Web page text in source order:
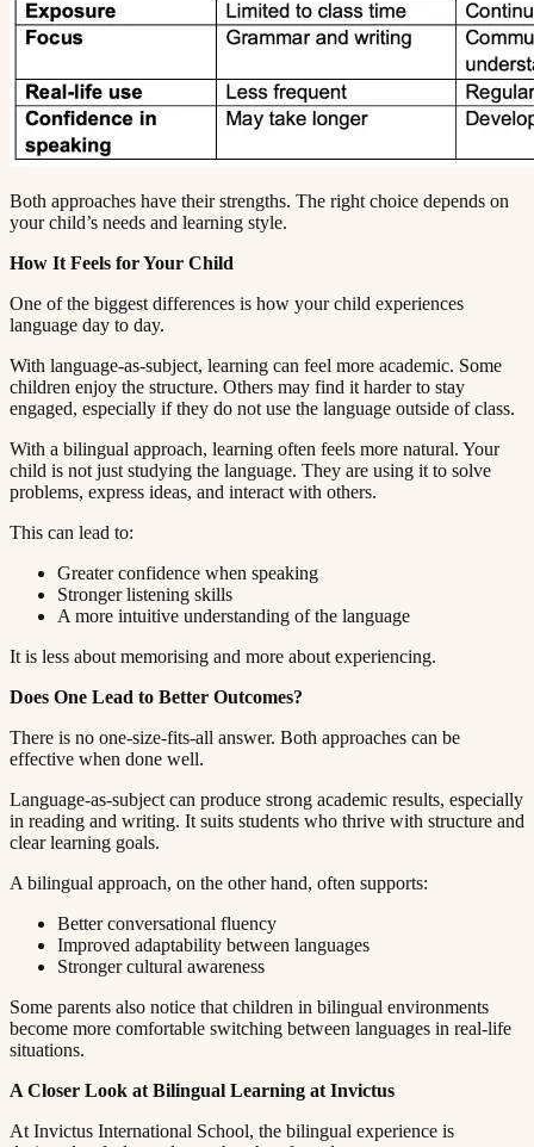
Both approaches have their strengths. The right choice depends on
your child’s needs and learning style.​​​​‌ ‍ ​‍​‍‌‍ ‌ ​‍‌‍‍‌‌‍‌ ‌‍‍‌‌‍ ‍​‍​‍​ ‍‍​‍​‍‌ ​ ‌‍​‌‌‍ ‍‌‍‍‌‌ ‌​‌ ‍‌​‍ ‍‌‍‍‌‌‍ ​‍​‍​‍ ​​‍​‍‌‍‍​‌ ​‍‌‍‌‌‌‍‌‍​‍​‍​ ‍‍​‍​‍​‍ ‌ ​ ‌ ‌​‌ ‌‌‌‍‌​‌‍‍‌‌‍ ​‍ ‌‍‍‌‌‍ ‍‌ ‌​‌‍‌‌‌‍ ‍‌ ‌​​‍ ‌‍‌‌‌‍‌​‌‍‍‌‌ ‌​​‍ ‌‍ ‌‌‍ ‌‍‌​‌‍‌‌​ ‌‌ ​​‌ ​‍‌‍‌‌‌ ​ ‌‍‌‌‌‍ ‍‌ ‌​‌‍​‌‌ ‌​‌‍‍‌‌‍ ‌‍ ‍​ ‍ ‌‍‍‌‌‍‌​​ ‌​ ‍​‌‍​‍​ ‌‍‌‍‌​​ ‌​​ ‍‌‌‍‌‌​ ‍‌​‍ ‌​ ​ ​ ‌​‌‍‌​‌‍‌​​‍ ‌​ ‌​​ ​‍​ ​ ​ ‌‍​‍ ‌​ ‍‌​ ​‍‌‍‌​​ ​‌​‍ ‌‌‍‌‌​ ​​‌‍‌‍​ ​‌‌‍‌‌​ ‍‌​ ‌‌​ ‌​‌‍​‍‌‍‌‍‌‍‌​​ ​‌​ ‍ ‌ ‌​‌ ‍‌‌ ​​‌‍‌‌​ ‌‌‍ ‍‌‍‌‌‌ ‌ ‌ ​ ​ ‍ ‌ ​​‌‍​‌‌ ‌​‌‍‍​​ ‌‌‍​ ‌‍ ‌‍ ‍‌ ‌​‌‍‌‌‌‍ ‍‌ ‌​​‍‌‌​ ‌‌‌​​‍‌‌ ‌‍‍ ‌‍‌‌‌ ‍‌​‍‌‌​ ​ ‌​‌​​‍‌‌​ ​ ‌​‌​​‍‌‌​ ​‍​ ​‍​ ​‌​ ‌‍‌‍​‌‌‍​‌​ ‍​​ ​​‌‍​‌‌‍‌‍‌‍​‌​ ‌ ‌‍​‌‌‍​‍​‍‌‌​ ​‍​ ​‍​‍‌‌​ ‌‌‌​‌​​‍ ‍‌‍​ ‌‍‍​‌‍‍‌‌‍ ​‌‍‌​‌ ​‍‌‍‌‌‌‍ ‍​‍‌‌​ ‌‌‌​​‍‌‌ ‌‍‍ ‌‍‌‌‌ ‍‌​‍‌‌​ ​ ‌​‌​​‍‌‌​ ​ ‌​‌​​‍‌‌​ ​‍​ ​‍​ ‌ ​ ‍​‌‍​‌‌‍​‍‌‍​ ​ ‌​‌‍​‍​ ‌‌‌‍‌‍​ ​‍​ ​​​ ‍‌​‍‌‌​ ​‍​ ​‍​‍‌‌​ ‌‌‌​‌​​‍ ‍‌ ‌​‌‍‌‌‌ ‍​‌ ‌​​ ‌‍​‍‌‍​‌‌ ​ ‌‍‌‌‌‌‌‌‌ ​‍‌‍ ​​ ‌​‍‌‌​ ​‍‌​‌‍‌ ​ ‌ ‌​‌ ‌‌‌‍‌​‌‍‍‌‌‍ ​‍‌‍‌‍‍‌‌‍‌​​ ‌​ ‍​‌‍​‍​ ‌‍‌‍‌​​ ‌​​ ‍‌‌‍‌‌​ ‍‌​‍ ‌​ ​ ​ ‌​‌‍‌​‌‍‌​​‍ ‌​ ‌​​ ​‍​ ​ ​ ‌‍​‍ ‌​ ‍‌​ ​‍‌‍‌​​ ​‌​‍ ‌‌‍‌‌​ ​​‌‍‌‍​ ​‌‌‍‌‌​ ‍‌​ ‌‌​ ‌​‌‍​‍‌‍‌‍‌‍‌​​ ​‌​‍‌‍‌ ‌​‌ ‍‌‌ ​​‌‍‌‌​ ‌‌‍ ‍‌‍‌‌‌ ‌ ‌ ​ ​‍‌‍‌ ​​‌‍​‌‌ ‌​‌‍‍​​ ‌‌‍​ ‌‍ ‌‍ ‍‌ ‌​‌‍‌‌‌‍ ‍‌ ‌​​‍‌‌​ ‌‌‌​​‍‌‌ ‌‍‍ ‌‍‌‌‌ ‍‌​‍‌‌​ ​ ‌​‌​​‍‌‌​ ​ ‌​‌​​‍‌‌​ ​‍​ ​‍​ ​‌​ ‌‍‌‍​‌‌‍​‌​ ‍​​ ​​‌‍​‌‌‍‌‍‌‍​‌​ ‌ ‌‍​‌‌‍​‍​‍‌‌​ ​‍​ ​‍​‍‌‌​ ‌‌‌​‌​​‍ ‍‌‍​ ‌‍‍​‌‍‍‌‌‍ ​‌‍‌​‌ ​‍‌‍‌‌‌‍ ‍​‍‌‌​ ‌‌‌​​‍‌‌ ‌‍‍ ‌‍‌‌‌ ‍‌​‍‌‌​ ​ ‌​‌​​‍‌‌​ ​ ‌​‌​​‍‌‌​ ​‍​ ​‍​ ‌ ​ ‍​‌‍​‌‌‍​‍‌‍​ ​ ‌​‌‍​‍​ ‌‌‌‍‌‍​ ​‍​ ​​​ ‍‌​‍‌‌​ ​‍​ ​‍​‍‌‌​ ‌‌‌​‌​​‍ ‍‌ ‌​‌‍‌‌‌ ‍​‌ ‌​​‍‌‍‌ ​​‌‍‌‌‌ ​‍‌ ​ ‌ ​​‌‍‌‌‌‍​ ‌ ‌​‌‍‍‌‌ ‌‍‌‍‌‌​ ‌‌ ​​‌ ‌‌‌‍​‍‌‍ ​‌‍‍‌‌ ​ ‌‍‍​‌‍‌‌‌‍‌​​‍​‍‌ ‌
How It Feels for Your Child​​​​‌ ‍ ​‍​‍‌‍ ‌ ​‍‌‍‍‌‌‍‌ ‌‍‍‌‌‍ ‍​‍​‍​ ‍‍​‍​‍‌ ​ ‌‍​‌‌‍ ‍‌‍‍‌‌ ‌​‌ ‍‌​‍ ‍‌‍‍‌‌‍ ​‍​‍​‍ ​​‍​‍‌‍‍​‌ ​‍‌‍‌‌‌‍‌‍​‍​‍​ ‍‍​‍​‍​‍ ‌ ​ ‌ ‌​‌ ‌‌‌‍‌​‌‍‍‌‌‍ ​‍ ‌‍‍‌‌‍ ‍‌ ‌​‌‍‌‌‌‍ ‍‌ ‌​​‍ ‌‍‌‌‌‍‌​‌‍‍‌‌ ‌​​‍ ‌‍ ‌‌‍ ‌‍‌​‌‍‌‌​ ‌‌ ​​‌ ​‍‌‍‌‌‌ ​ ‌‍‌‌‌‍ ‍‌ ‌​‌‍​‌‌ ‌​‌‍‍‌‌‍ ‌‍ ‍​ ‍ ‌‍‍‌‌‍‌​​ ‌​ ‍​‌‍​‍​ ‌‍‌‍‌​​ ‌​​ ‍‌‌‍‌‌​ ‍‌​‍ ‌​ ​ ​ ‌​‌‍‌​‌‍‌​​‍ ‌​ ‌​​ ​‍​ ​ ​ ‌‍​‍ ‌​ ‍‌​ ​‍‌‍‌​​ ​‌​‍ ‌‌‍‌‌​ ​​‌‍‌‍​ ​‌‌‍‌‌​ ‍‌​ ‌‌​ ‌​‌‍​‍‌‍‌‍‌‍‌​​ ​‌​ ‍ ‌ ‌​‌ ‍‌‌ ​​‌‍‌‌​ ‌‌‍ ‍‌‍‌‌‌ ‌ ‌ ​ ​ ‍ ‌ ​​‌‍​‌‌ ‌​‌‍‍​​ ‌‌‍​ ‌‍ ‌‍ ‍‌ ‌​‌‍‌‌‌‍ ‍‌ ‌​​‍‌‌​ ‌‌‌​​‍‌‌ ‌‍‍ ‌‍‌‌‌ ‍‌​‍‌‌​ ​ ‌​‌​​‍‌‌​ ​ ‌​‌​​‍‌‌​ ​‍​ ​‍​ ​ ‌‍‌​‌‍‌​‌‍‌‌‌‍​‍‌‍‌‍‌‍​ ​ ​ ​ ​‍​ ​‌​ ​‌​ ​​​‍‌‌​ ​‍​ ​‍​‍‌‌​ ‌‌‌​‌​​‍ ‍‌‍​ ‌‍‍​‌‍‍‌‌‍ ​‌‍‌​‌ ​‍‌‍‌‌‌‍ ‍​‍‌‌​ ‌‌‌​​‍‌‌ ‌‍‍ ‌‍‌‌‌ ‍‌​‍‌‌​ ​ ‌​‌​​‍‌‌​ ​ ‌​‌​​‍‌‌​ ​‍​ ​‍‌‍​‍​ ‌​​ ​ ‌‍‌‍‌‍‌‍​ ‍‌​ ​​‌‍​‍​ ‌‍​ ‍‌‌‍​‍‌‍‌‍​‍‌‌​ ​‍​ ​‍​‍‌‌​ ‌‌‌​‌​​‍ ‍‌ ‌​‌‍‌‌‌ ‍​‌ ‌​​ ‌‍​‍‌‍​‌‌ ​ ‌‍‌‌‌‌‌‌‌ ​‍‌‍ ​​ ‌​‍‌‌​ ​‍‌​‌‍‌ ​ ‌ ‌​‌ ‌‌‌‍‌​‌‍‍‌‌‍ ​‍‌‍‌‍‍‌‌‍‌​​ ‌​ ‍​‌‍​‍​ ‌‍‌‍‌​​ ‌​​ ‍‌‌‍‌‌​ ‍‌​‍ ‌​ ​ ​ ‌​‌‍‌​‌‍‌​​‍ ‌​ ‌​​ ​‍​ ​ ​ ‌‍​‍ ‌​ ‍‌​ ​‍‌‍‌​​ ​‌​‍ ‌‌‍‌‌​ ​​‌‍‌‍​ ​‌‌‍‌‌​ ‍‌​ ‌‌​ ‌​‌‍​‍‌‍‌‍‌‍‌​​ ​‌​‍‌‍‌ ‌​‌ ‍‌‌ ​​‌‍‌‌​ ‌‌‍ ‍‌‍‌‌‌ ‌ ‌ ​ ​‍‌‍‌ ​​‌‍​‌‌ ‌​‌‍‍​​ ‌‌‍​ ‌‍ ‌‍ ‍‌ ‌​‌‍‌‌‌‍ ‍‌ ‌​​‍‌‌​ ‌‌‌​​‍‌‌ ‌‍‍ ‌‍‌‌‌ ‍‌​‍‌‌​ ​ ‌​‌​​‍‌‌​ ​ ‌​‌​​‍‌‌​ ​‍​ ​‍​ ​ ‌‍‌​‌‍‌​‌‍‌‌‌‍​‍‌‍‌‍‌‍​ ​ ​ ​ ​‍​ ​‌​ ​‌​ ​​​‍‌‌​ ​‍​ ​‍​‍‌‌​ ‌‌‌​‌​​‍ ‍‌‍​ ‌‍‍​‌‍‍‌‌‍ ​‌‍‌​‌ ​‍‌‍‌‌‌‍ ‍​‍‌‌​ ‌‌‌​​‍‌‌ ‌‍‍ ‌‍‌‌‌ ‍‌​‍‌‌​ ​ ‌​‌​​‍‌‌​ ​ ‌​‌​​‍‌‌​ ​‍​ ​‍‌‍​‍​ ‌​​ ​ ‌‍‌‍‌‍‌‍​ ‍‌​ ​​‌‍​‍​ ‌‍​ ‍‌‌‍​‍‌‍‌‍​‍‌‌​ ​‍​ ​‍​‍‌‌​ ‌‌‌​‌​​‍ ‍‌ ‌​‌‍‌‌‌ ‍​‌ ‌​​‍‌‍‌ ​​‌‍‌‌‌ ​‍‌ ​ ‌ ​​‌‍‌‌‌‍​ ‌ ‌​‌‍‍‌‌ ‌‍‌‍‌‌​ ‌‌ ​​‌ ‌‌‌‍​‍‌‍ ​‌‍‍‌‌ ​ ‌‍‍​‌‍‌‌‌‍‌​​‍​‍‌ ‌
One of the biggest differences is how your child experiences
language day to day.​​​​‌ ‍ ​‍​‍‌‍ ‌ ​‍‌‍‍‌‌‍‌ ‌‍‍‌‌‍ ‍​‍​‍​ ‍‍​‍​‍‌ ​ ‌‍​‌‌‍ ‍‌‍‍‌‌ ‌​‌ ‍‌​‍ ‍‌‍‍‌‌‍ ​‍​‍​‍ ​​‍​‍‌‍‍​‌ ​‍‌‍‌‌‌‍‌‍​‍​‍​ ‍‍​‍​‍​‍ ‌ ​ ‌ ‌​‌ ‌‌‌‍‌​‌‍‍‌‌‍ ​‍ ‌‍‍‌‌‍ ‍‌ ‌​‌‍‌‌‌‍ ‍‌ ‌​​‍ ‌‍‌‌‌‍‌​‌‍‍‌‌ ‌​​‍ ‌‍ ‌‌‍ ‌‍‌​‌‍‌‌​ ‌‌ ​​‌ ​‍‌‍‌‌‌ ​ ‌‍‌‌‌‍ ‍‌ ‌​‌‍​‌‌ ‌​‌‍‍‌‌‍ ‌‍ ‍​ ‍ ‌‍‍‌‌‍‌​​ ‌​ ‍​‌‍​‍​ ‌‍‌‍‌​​ ‌​​ ‍‌‌‍‌‌​ ‍‌​‍ ‌​ ​ ​ ‌​‌‍‌​‌‍‌​​‍ ‌​ ‌​​ ​‍​ ​ ​ ‌‍​‍ ‌​ ‍‌​ ​‍‌‍‌​​ ​‌​‍ ‌‌‍‌‌​ ​​‌‍‌‍​ ​‌‌‍‌‌​ ‍‌​ ‌‌​ ‌​‌‍​‍‌‍‌‍‌‍‌​​ ​‌​ ‍ ‌ ‌​‌ ‍‌‌ ​​‌‍‌‌​ ‌‌‍ ‍‌‍‌‌‌ ‌ ‌ ​ ​ ‍ ‌ ​​‌‍​‌‌ ‌​‌‍‍​​ ‌‌‍​ ‌‍ ‌‍ ‍‌ ‌​‌‍‌‌‌‍ ‍‌ ‌​​‍‌‌​ ‌‌‌​​‍‌‌ ‌‍‍ ‌‍‌‌‌ ‍‌​‍‌‌​ ​ ‌​‌​​‍‌‌​ ​ ‌​‌​​‍‌‌​ ​‍​ ​‍‌‍‌‌‌‍‌‍​ ​‌​ ‌ ​ ​‍​ ‌​‌‍‌‍‌‍​‍‌‍‌​​ ‌‍​ ​ ​ ‌​​‍‌‌​ ​‍​ ​‍​‍‌‌​ ‌‌‌​‌​​‍ ‍‌‍​ ‌‍‍​‌‍‍‌‌‍ ​‌‍‌​‌ ​‍‌‍‌‌‌‍ ‍​‍‌‌​ ‌‌‌​​‍‌‌ ‌‍‍ ‌‍‌‌‌ ‍‌​‍‌‌​ ​ ‌​‌​​‍‌‌​ ​ ‌​‌​​‍‌‌​ ​‍​ ​‍​ ‌ ​ ​‌​ ‌​​ ‌‌‌‍​‍​ ‌​​ ‍​​ ​‍​ ​​​ ​‍‌‍‌​‌‍‌‍​‍‌‌​ ​‍​ ​‍​‍‌‌​ ‌‌‌​‌​​‍ ‍‌ ‌​‌‍‌‌‌ ‍​‌ ‌​​ ‌‍​‍‌‍​‌‌ ​ ‌‍‌‌‌‌‌‌‌ ​‍‌‍ ​​ ‌​‍‌‌​ ​‍‌​‌‍‌ ​ ‌ ‌​‌ ‌‌‌‍‌​‌‍‍‌‌‍ ​‍‌‍‌‍‍‌‌‍‌​​ ‌​ ‍​‌‍​‍​ ‌‍‌‍‌​​ ‌​​ ‍‌‌‍‌‌​ ‍‌​‍ ‌​ ​ ​ ‌​‌‍‌​‌‍‌​​‍ ‌​ ‌​​ ​‍​ ​ ​ ‌‍​‍ ‌​ ‍‌​ ​‍‌‍‌​​ ​‌​‍ ‌‌‍‌‌​ ​​‌‍‌‍​ ​‌‌‍‌‌​ ‍‌​ ‌‌​ ‌​‌‍​‍‌‍‌‍‌‍‌​​ ​‌​‍‌‍‌ ‌​‌ ‍‌‌ ​​‌‍‌‌​ ‌‌‍ ‍‌‍‌‌‌ ‌ ‌ ​ ​‍‌‍‌ ​​‌‍​‌‌ ‌​‌‍‍​​ ‌‌‍​ ‌‍ ‌‍ ‍‌ ‌​‌‍‌‌‌‍ ‍‌ ‌​​‍‌‌​ ‌‌‌​​‍‌‌ ‌‍‍ ‌‍‌‌‌ ‍‌​‍‌‌​ ​ ‌​‌​​‍‌‌​ ​ ‌​‌​​‍‌‌​ ​‍​ ​‍‌‍‌‌‌‍‌‍​ ​‌​ ‌ ​ ​‍​ ‌​‌‍‌‍‌‍​‍‌‍‌​​ ‌‍​ ​ ​ ‌​​‍‌‌​ ​‍​ ​‍​‍‌‌​ ‌‌‌​‌​​‍ ‍‌‍​ ‌‍‍​‌‍‍‌‌‍ ​‌‍‌​‌ ​‍‌‍‌‌‌‍ ‍​‍‌‌​ ‌‌‌​​‍‌‌ ‌‍‍ ‌‍‌‌‌ ‍‌​‍‌‌​ ​ ‌​‌​​‍‌‌​ ​ ‌​‌​​‍‌‌​ ​‍​ ​‍​ ‌ ​ ​‌​ ‌​​ ‌‌‌‍​‍​ ‌​​ ‍​​ ​‍​ ​​​ ​‍‌‍‌​‌‍‌‍​‍‌‌​ ​‍​ ​‍​‍‌‌​ ‌‌‌​‌​​‍ ‍‌ ‌​‌‍‌‌‌ ‍​‌ ‌​​‍‌‍‌ ​​‌‍‌‌‌ ​‍‌ ​ ‌ ​​‌‍‌‌‌‍​ ‌ ‌​‌‍‍‌‌ ‌‍‌‍‌‌​ ‌‌ ​​‌ ‌‌‌‍​‍‌‍ ​‌‍‍‌‌ ​ ‌‍‍​‌‍‌‌‌‍‌​​‍​‍‌ ‌
With language-as-subject, learning can feel more academic. Some
children enjoy the structure. Others may find it harder to stay
engaged, especially if they do not use the language outside of class.​​​​‌ ‍ ​‍​‍‌‍ ‌ ​‍‌‍‍‌‌‍‌ ‌‍‍‌‌‍ ‍​‍​‍​ ‍‍​‍​‍‌ ​ ‌‍​‌‌‍ ‍‌‍‍‌‌ ‌​‌ ‍‌​‍ ‍‌‍‍‌‌‍ ​‍​‍​‍ ​​‍​‍‌‍‍​‌ ​‍‌‍‌‌‌‍‌‍​‍​‍​ ‍‍​‍​‍​‍ ‌ ​ ‌ ‌​‌ ‌‌‌‍‌​‌‍‍‌‌‍ ​‍ ‌‍‍‌‌‍ ‍‌ ‌​‌‍‌‌‌‍ ‍‌ ‌​​‍ ‌‍‌‌‌‍‌​‌‍‍‌‌ ‌​​‍ ‌‍ ‌‌‍ ‌‍‌​‌‍‌‌​ ‌‌ ​​‌ ​‍‌‍‌‌‌ ​ ‌‍‌‌‌‍ ‍‌ ‌​‌‍​‌‌ ‌​‌‍‍‌‌‍ ‌‍ ‍​ ‍ ‌‍‍‌‌‍‌​​ ‌​ ‍​‌‍​‍​ ‌‍‌‍‌​​ ‌​​ ‍‌‌‍‌‌​ ‍‌​‍ ‌​ ​ ​ ‌​‌‍‌​‌‍‌​​‍ ‌​ ‌​​ ​‍​ ​ ​ ‌‍​‍ ‌​ ‍‌​ ​‍‌‍‌​​ ​‌​‍ ‌‌‍‌‌​ ​​‌‍‌‍​ ​‌‌‍‌‌​ ‍‌​ ‌‌​ ‌​‌‍​‍‌‍‌‍‌‍‌​​ ​‌​ ‍ ‌ ‌​‌ ‍‌‌ ​​‌‍‌‌​ ‌‌‍ ‍‌‍‌‌‌ ‌ ‌ ​ ​ ‍ ‌ ​​‌‍​‌‌ ‌​‌‍‍​​ ‌‌‍​ ‌‍ ‌‍ ‍‌ ‌​‌‍‌‌‌‍ ‍‌ ‌​​‍‌‌​ ‌‌‌​​‍‌‌ ‌‍‍ ‌‍‌‌‌ ‍‌​‍‌‌​ ​ ‌​‌​​‍‌‌​ ​ ‌​‌​​‍‌‌​ ​‍​ ​‍‌‍​ ‌‍‌‍​ ‌ ​ ‍​​ ​ ​ ‌‍​ ​​‌‍‌‌​ ‌​‌‍​‌‌‍​‌​ ​​​‍‌‌​ ​‍​ ​‍​‍‌‌​ ‌‌‌​‌​​‍ ‍‌‍​ ‌‍‍​‌‍‍‌‌‍ ​‌‍‌​‌ ​‍‌‍‌‌‌‍ ‍​‍‌‌​ ‌‌‌​​‍‌‌ ‌‍‍ ‌‍‌‌‌ ‍‌​‍‌‌​ ​ ‌​‌​​‍‌‌​ ​ ‌​‌​​‍‌‌​ ​‍​ ​‍​ ​‌‌‍‌‌‌‍​‌​ ​​‌‍​ ​ ​‌‌‍‌‌​ ​ ​ ‌​​ ‌ ​ ‍​​ ‌​​‍‌‌​ ​‍​ ​‍​‍‌‌​ ‌‌‌​‌​​‍ ‍‌ ‌​‌‍‌‌‌ ‍​‌ ‌​​ ‌‍​‍‌‍​‌‌ ​ ‌‍‌‌‌‌‌‌‌ ​‍‌‍ ​​ ‌​‍‌‌​ ​‍‌​‌‍‌ ​ ‌ ‌​‌ ‌‌‌‍‌​‌‍‍‌‌‍ ​‍‌‍‌‍‍‌‌‍‌​​ ‌​ ‍​‌‍​‍​ ‌‍‌‍‌​​ ‌​​ ‍‌‌‍‌‌​ ‍‌​‍ ‌​ ​ ​ ‌​‌‍‌​‌‍‌​​‍ ‌​ ‌​​ ​‍​ ​ ​ ‌‍​‍ ‌​ ‍‌​ ​‍‌‍‌​​ ​‌​‍ ‌‌‍‌‌​ ​​‌‍‌‍​ ​‌‌‍‌‌​ ‍‌​ ‌‌​ ‌​‌‍​‍‌‍‌‍‌‍‌​​ ​‌​‍‌‍‌ ‌​‌ ‍‌‌ ​​‌‍‌‌​ ‌‌‍ ‍‌‍‌‌‌ ‌ ‌ ​ ​‍‌‍‌ ​​‌‍​‌‌ ‌​‌‍‍​​ ‌‌‍​ ‌‍ ‌‍ ‍‌ ‌​‌‍‌‌‌‍ ‍‌ ‌​​‍‌‌​ ‌‌‌​​‍‌‌ ‌‍‍ ‌‍‌‌‌ ‍‌​‍‌‌​ ​ ‌​‌​​‍‌‌​ ​ ‌​‌​​‍‌‌​ ​‍​ ​‍‌‍​ ‌‍‌‍​ ‌ ​ ‍​​ ​ ​ ‌‍​ ​​‌‍‌‌​ ‌​‌‍​‌‌‍​‌​ ​​​‍‌‌​ ​‍​ ​‍​‍‌‌​ ‌‌‌​‌​​‍ ‍‌‍​ ‌‍‍​‌‍‍‌‌‍ ​‌‍‌​‌ ​‍‌‍‌‌‌‍ ‍​‍‌‌​ ‌‌‌​​‍‌‌ ‌‍‍ ‌‍‌‌‌ ‍‌​‍‌‌​ ​ ‌​‌​​‍‌‌​ ​ ‌​‌​​‍‌‌​ ​‍​ ​‍​ ​‌‌‍‌‌‌‍​‌​ ​​‌‍​ ​ ​‌‌‍‌‌​ ​ ​ ‌​​ ‌ ​ ‍​​ ‌​​‍‌‌​ ​‍​ ​‍​‍‌‌​ ‌‌‌​‌​​‍ ‍‌ ‌​‌‍‌‌‌ ‍​‌ ‌​​‍‌‍‌ ​​‌‍‌‌‌ ​‍‌ ​ ‌ ​​‌‍‌‌‌‍​ ‌ ‌​‌‍‍‌‌ ‌‍‌‍‌‌​ ‌‌ ​​‌ ‌‌‌‍​‍‌‍ ​‌‍‍‌‌ ​ ‌‍‍​‌‍‌‌‌‍‌​​‍​‍‌ ‌
With a bilingual approach, learning often feels more natural. Your
child is not just studying the language. They are using it to solve
problems, express ideas, and interact with others.​​​​‌ ‍ ​‍​‍‌‍ ‌ ​‍‌‍‍‌‌‍‌ ‌‍‍‌‌‍ ‍​‍​‍​ ‍‍​‍​‍‌ ​ ‌‍​‌‌‍ ‍‌‍‍‌‌ ‌​‌ ‍‌​‍ ‍‌‍‍‌‌‍ ​‍​‍​‍ ​​‍​‍‌‍‍​‌ ​‍‌‍‌‌‌‍‌‍​‍​‍​ ‍‍​‍​‍​‍ ‌ ​ ‌ ‌​‌ ‌‌‌‍‌​‌‍‍‌‌‍ ​‍ ‌‍‍‌‌‍ ‍‌ ‌​‌‍‌‌‌‍ ‍‌ ‌​​‍ ‌‍‌‌‌‍‌​‌‍‍‌‌ ‌​​‍ ‌‍ ‌‌‍ ‌‍‌​‌‍‌‌​ ‌‌ ​​‌ ​‍‌‍‌‌‌ ​ ‌‍‌‌‌‍ ‍‌ ‌​‌‍​‌‌ ‌​‌‍‍‌‌‍ ‌‍ ‍​ ‍ ‌‍‍‌‌‍‌​​ ‌​ ‍​‌‍​‍​ ‌‍‌‍‌​​ ‌​​ ‍‌‌‍‌‌​ ‍‌​‍ ‌​ ​ ​ ‌​‌‍‌​‌‍‌​​‍ ‌​ ‌​​ ​‍​ ​ ​ ‌‍​‍ ‌​ ‍‌​ ​‍‌‍‌​​ ​‌​‍ ‌‌‍‌‌​ ​​‌‍‌‍​ ​‌‌‍‌‌​ ‍‌​ ‌‌​ ‌​‌‍​‍‌‍‌‍‌‍‌​​ ​‌​ ‍ ‌ ‌​‌ ‍‌‌ ​​‌‍‌‌​ ‌‌‍ ‍‌‍‌‌‌ ‌ ‌ ​ ​ ‍ ‌ ​​‌‍​‌‌ ‌​‌‍‍​​ ‌‌‍​ ‌‍ ‌‍ ‍‌ ‌​‌‍‌‌‌‍ ‍‌ ‌​​‍‌‌​ ‌‌‌​​‍‌‌ ‌‍‍ ‌‍‌‌‌ ‍‌​‍‌‌​ ​ ‌​‌​​‍‌‌​ ​ ‌​‌​​‍‌‌​ ​‍​ ​‍‌‍​ ​ ​ ​ ​ ‌‍​‌‌‍​ ​ ‌ ‌‍​ ‌‍​ ‌‍‌‌​ ‌ ​ ‌ ​ ‍​​‍‌‌​ ​‍​ ​‍​‍‌‌​ ‌‌‌​‌​​‍ ‍‌‍​ ‌‍‍​‌‍‍‌‌‍ ​‌‍‌​‌ ​‍‌‍‌‌‌‍ ‍​‍‌‌​ ‌‌‌​​‍‌‌ ‌‍‍ ‌‍‌‌‌ ‍‌​‍‌‌​ ​ ‌​‌​​‍‌‌​ ​ ‌​‌​​‍‌‌​ ​‍​ ​‍‌‍​‍​ ‌‍‌‍‌‌​ ​‌‌‍​‍‌‍‌​‌‍‌‌​ ‌‍‌‍‌​‌‍‌‌​ ‍​‌‍​ ​‍‌‌​ ​‍​ ​‍​‍‌‌​ ‌‌‌​‌​​‍ ‍‌ ‌​‌‍‌‌‌ ‍​‌ ‌​​ ‌‍​‍‌‍​‌‌ ​ ‌‍‌‌‌‌‌‌‌ ​‍‌‍ ​​ ‌​‍‌‌​ ​‍‌​‌‍‌ ​ ‌ ‌​‌ ‌‌‌‍‌​‌‍‍‌‌‍ ​‍‌‍‌‍‍‌‌‍‌​​ ‌​ ‍​‌‍​‍​ ‌‍‌‍‌​​ ‌​​ ‍‌‌‍‌‌​ ‍‌​‍ ‌​ ​ ​ ‌​‌‍‌​‌‍‌​​‍ ‌​ ‌​​ ​‍​ ​ ​ ‌‍​‍ ‌​ ‍‌​ ​‍‌‍‌​​ ​‌​‍ ‌‌‍‌‌​ ​​‌‍‌‍​ ​‌‌‍‌‌​ ‍‌​ ‌‌​ ‌​‌‍​‍‌‍‌‍‌‍‌​​ ​‌​‍‌‍‌ ‌​‌ ‍‌‌ ​​‌‍‌‌​ ‌‌‍ ‍‌‍‌‌‌ ‌ ‌ ​ ​‍‌‍‌ ​​‌‍​‌‌ ‌​‌‍‍​​ ‌‌‍​ ‌‍ ‌‍ ‍‌ ‌​‌‍‌‌‌‍ ‍‌ ‌​​‍‌‌​ ‌‌‌​​‍‌‌ ‌‍‍ ‌‍‌‌‌ ‍‌​‍‌‌​ ​ ‌​‌​​‍‌‌​ ​ ‌​‌​​‍‌‌​ ​‍​ ​‍‌‍​ ​ ​ ​ ​ ‌‍​‌‌‍​ ​ ‌ ‌‍​ ‌‍​ ‌‍‌‌​ ‌ ​ ‌ ​ ‍​​‍‌‌​ ​‍​ ​‍​‍‌‌​ ‌‌‌​‌​​‍ ‍‌‍​ ‌‍‍​‌‍‍‌‌‍ ​‌‍‌​‌ ​‍‌‍‌‌‌‍ ‍​‍‌‌​ ‌‌‌​​‍‌‌ ‌‍‍ ‌‍‌‌‌ ‍‌​‍‌‌​ ​ ‌​‌​​‍‌‌​ ​ ‌​‌​​‍‌‌​ ​‍​ ​‍‌‍​‍​ ‌‍‌‍‌‌​ ​‌‌‍​‍‌‍‌​‌‍‌‌​ ‌‍‌‍‌​‌‍‌‌​ ‍​‌‍​ ​‍‌‌​ ​‍​ ​‍​‍‌‌​ ‌‌‌​‌​​‍ ‍‌ ‌​‌‍‌‌‌ ‍​‌ ‌​​‍‌‍‌ ​​‌‍‌‌‌ ​‍‌ ​ ‌ ​​‌‍‌‌‌‍​ ‌ ‌​‌‍‍‌‌ ‌‍‌‍‌‌​ ‌‌ ​​‌ ‌‌‌‍​‍‌‍ ​‌‍‍‌‌ ​ ‌‍‍​‌‍‌‌‌‍‌​​‍​‍‌ ‌
This can lead to:​​​​‌ ‍ ​‍​‍‌‍ ‌ ​‍‌‍‍‌‌‍‌ ‌‍‍‌‌‍ ‍​‍​‍​ ‍‍​‍​‍‌ ​ ‌‍​‌‌‍ ‍‌‍‍‌‌ ‌​‌ ‍‌​‍ ‍‌‍‍‌‌‍ ​‍​‍​‍ ​​‍​‍‌‍‍​‌ ​‍‌‍‌‌‌‍‌‍​‍​‍​ ‍‍​‍​‍​‍ ‌ ​ ‌ ‌​‌ ‌‌‌‍‌​‌‍‍‌‌‍ ​‍ ‌‍‍‌‌‍ ‍‌ ‌​‌‍‌‌‌‍ ‍‌ ‌​​‍ ‌‍‌‌‌‍‌​‌‍‍‌‌ ‌​​‍ ‌‍ ‌‌‍ ‌‍‌​‌‍‌‌​ ‌‌ ​​‌ ​‍‌‍‌‌‌ ​ ‌‍‌‌‌‍ ‍‌ ‌​‌‍​‌‌ ‌​‌‍‍‌‌‍ ‌‍ ‍​ ‍ ‌‍‍‌‌‍‌​​ ‌​ ‍​‌‍​‍​ ‌‍‌‍‌​​ ‌​​ ‍‌‌‍‌‌​ ‍‌​‍ ‌​ ​ ​ ‌​‌‍‌​‌‍‌​​‍ ‌​ ‌​​ ​‍​ ​ ​ ‌‍​‍ ‌​ ‍‌​ ​‍‌‍‌​​ ​‌​‍ ‌‌‍‌‌​ ​​‌‍‌‍​ ​‌‌‍‌‌​ ‍‌​ ‌‌​ ‌​‌‍​‍‌‍‌‍‌‍‌​​ ​‌​ ‍ ‌ ‌​‌ ‍‌‌ ​​‌‍‌‌​ ‌‌‍ ‍‌‍‌‌‌ ‌ ‌ ​ ​ ‍ ‌ ​​‌‍​‌‌ ‌​‌‍‍​​ ‌‌‍​ ‌‍ ‌‍ ‍‌ ‌​‌‍‌‌‌‍ ‍‌ ‌​​‍‌‌​ ‌‌‌​​‍‌‌ ‌‍‍ ‌‍‌‌‌ ‍‌​‍‌‌​ ​ ‌​‌​​‍‌‌​ ​ ‌​‌​​‍‌‌​ ​‍​ ​‍​ ​‌​ ‍​​ ​ ​ ​‌‌‍​ ‌‍‌​‌‍‌‌​ ‍​‌‍‌‌‌‍​ ‌‍‌‍‌‍‌‍​‍‌‌​ ​‍​ ​‍​‍‌‌​ ‌‌‌​‌​​‍ ‍‌‍​ ‌‍‍​‌‍‍‌‌‍ ​‌‍‌​‌ ​‍‌‍‌‌‌‍ ‍​‍‌‌​ ‌‌‌​​‍‌‌ ‌‍‍ ‌‍‌‌‌ ‍‌​‍‌‌​ ​ ‌​‌​​‍‌‌​ ​ ‌​‌​​‍‌‌​ ​‍​ ​‍​ ‌‌‌‍‌​‌‍‌‌‌‍‌‌​ ​ ​ ‌ ​ ‌‍‌‍‌‍​ ‍‌​ ‌ ‌‍​‍‌‍‌​​‍‌‌​ ​‍​ ​‍​‍‌‌​ ‌‌‌​‌​​‍ ‍‌ ‌​‌‍‌‌‌ ‍​‌ ‌​​ ‌‍​‍‌‍​‌‌ ​ ‌‍‌‌‌‌‌‌‌ ​‍‌‍ ​​ ‌​‍‌‌​ ​‍‌​‌‍‌ ​ ‌ ‌​‌ ‌‌‌‍‌​‌‍‍‌‌‍ ​‍‌‍‌‍‍‌‌‍‌​​ ‌​ ‍​‌‍​‍​ ‌‍‌‍‌​​ ‌​​ ‍‌‌‍‌‌​ ‍‌​‍ ‌​ ​ ​ ‌​‌‍‌​‌‍‌​​‍ ‌​ ‌​​ ​‍​ ​ ​ ‌‍​‍ ‌​ ‍‌​ ​‍‌‍‌​​ ​‌​‍ ‌‌‍‌‌​ ​​‌‍‌‍​ ​‌‌‍‌‌​ ‍‌​ ‌‌​ ‌​‌‍​‍‌‍‌‍‌‍‌​​ ​‌​‍‌‍‌ ‌​‌ ‍‌‌ ​​‌‍‌‌​ ‌‌‍ ‍‌‍‌‌‌ ‌ ‌ ​ ​‍‌‍‌ ​​‌‍​‌‌ ‌​‌‍‍​​ ‌‌‍​ ‌‍ ‌‍ ‍‌ ‌​‌‍‌‌‌‍ ‍‌ ‌​​‍‌‌​ ‌‌‌​​‍‌‌ ‌‍‍ ‌‍‌‌‌ ‍‌​‍‌‌​ ​ ‌​‌​​‍‌‌​ ​ ‌​‌​​‍‌‌​ ​‍​ ​‍​ ​‌​ ‍​​ ​ ​ ​‌‌‍​ ‌‍‌​‌‍‌‌​ ‍​‌‍‌‌‌‍​ ‌‍‌‍‌‍‌‍​‍‌‌​ ​‍​ ​‍​‍‌‌​ ‌‌‌​‌​​‍ ‍‌‍​ ‌‍‍​‌‍‍‌‌‍ ​‌‍‌​‌ ​‍‌‍‌‌‌‍ ‍​‍‌‌​ ‌‌‌​​‍‌‌ ‌‍‍ ‌‍‌‌‌ ‍‌​‍‌‌​ ​ ‌​‌​​‍‌‌​ ​ ‌​‌​​‍‌‌​ ​‍​ ​‍​ ‌‌‌‍‌​‌‍‌‌‌‍‌‌​ ​ ​ ‌ ​ ‌‍‌‍‌‍​ ‍‌​ ‌ ‌‍​‍‌‍‌​​‍‌‌​ ​‍​ ​‍​‍‌‌​ ‌‌‌​‌​​‍ ‍‌ ‌​‌‍‌‌‌ ‍​‌ ‌​​‍‌‍‌ ​​‌‍‌‌‌ ​‍‌ ​ ‌ ​​‌‍‌‌‌‍​ ‌ ‌​‌‍‍‌‌ ‌‍‌‍‌‌​ ‌‌ ​​‌ ‌‌‌‍​‍‌‍ ​‌‍‍‌‌ ​ ‌‍‍​‌‍‌‌‌‍‌​​‍​‍‌ ‌
Greater confidence when speaking​​​​‌ ‍ ​‍​‍‌‍ ‌ ​‍‌‍‍‌‌‍‌ ‌‍‍‌‌‍ ‍​‍​‍​ ‍‍​‍​‍‌ ​ ‌‍​‌‌‍ ‍‌‍‍‌‌ ‌​‌ ‍‌​‍ ‍‌‍‍‌‌‍ ​‍​‍​‍ ​​‍​‍‌‍‍​‌ ​‍‌‍‌‌‌‍‌‍​‍​‍​ ‍‍​‍​‍​‍ ‌ ​ ‌ ‌​‌ ‌‌‌‍‌​‌‍‍‌‌‍ ​‍ ‌‍‍‌‌‍ ‍‌ ‌​‌‍‌‌‌‍ ‍‌ ‌​​‍ ‌‍‌‌‌‍‌​‌‍‍‌‌ ‌​​‍ ‌‍ ‌‌‍ ‌‍‌​‌‍‌‌​ ‌‌ ​​‌ ​‍‌‍‌‌‌ ​ ‌‍‌‌‌‍ ‍‌ ‌​‌‍​‌‌ ‌​‌‍‍‌‌‍ ‌‍ ‍​ ‍ ‌‍‍‌‌‍‌​​ ‌​ ‍​‌‍​‍​ ‌‍‌‍‌​​ ‌​​ ‍‌‌‍‌‌​ ‍‌​‍ ‌​ ​ ​ ‌​‌‍‌​‌‍‌​​‍ ‌​ ‌​​ ​‍​ ​ ​ ‌‍​‍ ‌​ ‍‌​ ​‍‌‍‌​​ ​‌​‍ ‌‌‍‌‌​ ​​‌‍‌‍​ ​‌‌‍‌‌​ ‍‌​ ‌‌​ ‌​‌‍​‍‌‍‌‍‌‍‌​​ ​‌​ ‍ ‌ ‌​‌ ‍‌‌ ​​‌‍‌‌​ ‌‌‍ ‍‌‍‌‌‌ ‌ ‌ ​ ​ ‍ ‌ ​​‌‍​‌‌ ‌​‌‍‍​​ ‌‌‍​ ‌‍ ‌‍ ‍‌ ‌​‌‍‌‌‌‍ ‍‌ ‌​​‍‌‌​ ‌‌‌​​‍‌‌ ‌‍‍ ‌‍‌‌‌ ‍‌​‍‌‌​ ​ ‌​‌​​‍‌‌​ ​ ‌​‌​​‍‌‌​ ​‍​ ​‍​ ‌‍‌‍‌‌‌‍‌‍‌‍​‍​ ​​​ ‍‌​ ‌ ‌‍​‍​ ‍​​ ‍‌‌‍​‌‌‍‌‍​‍‌‌​ ​‍​ ​‍​‍‌‌​ ‌‌‌​‌​​‍ ‍‌‍​ ‌‍‍​‌‍‍‌‌‍ ​‌‍‌​‌ ​‍‌‍‌‌‌‍ ‍​‍‌‌​ ‌‌‌​​‍‌‌ ‌‍‍ ‌‍‌‌‌ ‍‌​‍‌‌​ ​ ‌​‌​​‍‌‌​ ​ ‌​‌​​‍‌‌​ ​‍​ ​‍​ ‌‍‌‍‌​‌‍‌​‌‍‌‍‌‍‌​‌‍​‌​ ‍​‌‍‌‍​ ‍​‌‍​‍‌‍​‍​ ‌‍​‍‌‌​ ​‍​ ​‍​‍‌‌​ ‌‌‌​‌​​‍ ‍‌ ‌​‌‍‌‌‌ ‍​‌ ‌​​ ‌‍​‍‌‍​‌‌ ​ ‌‍‌‌‌‌‌‌‌ ​‍‌‍ ​​ ‌​‍‌‌​ ​‍‌​‌‍‌ ​ ‌ ‌​‌ ‌‌‌‍‌​‌‍‍‌‌‍ ​‍‌‍‌‍‍‌‌‍‌​​ ‌​ ‍​‌‍​‍​ ‌‍‌‍‌​​ ‌​​ ‍‌‌‍‌‌​ ‍‌​‍ ‌​ ​ ​ ‌​‌‍‌​‌‍‌​​‍ ‌​ ‌​​ ​‍​ ​ ​ ‌‍​‍ ‌​ ‍‌​ ​‍‌‍‌​​ ​‌​‍ ‌‌‍‌‌​ ​​‌‍‌‍​ ​‌‌‍‌‌​ ‍‌​ ‌‌​ ‌​‌‍​‍‌‍‌‍‌‍‌​​ ​‌​‍‌‍‌ ‌​‌ ‍‌‌ ​​‌‍‌‌​ ‌‌‍ ‍‌‍‌‌‌ ‌ ‌ ​ ​‍‌‍‌ ​​‌‍​‌‌ ‌​‌‍‍​​ ‌‌‍​ ‌‍ ‌‍ ‍‌ ‌​‌‍‌‌‌‍ ‍‌ ‌​​‍‌‌​ ‌‌‌​​‍‌‌ ‌‍‍ ‌‍‌‌‌ ‍‌​‍‌‌​ ​ ‌​‌​​‍‌‌​ ​ ‌​‌​​‍‌‌​ ​‍​ ​‍​ ‌‍‌‍‌‌‌‍‌‍‌‍​‍​ ​​​ ‍‌​ ‌ ‌‍​‍​ ‍​​ ‍‌‌‍​‌‌‍‌‍​‍‌‌​ ​‍​ ​‍​‍‌‌​ ‌‌‌​‌​​‍ ‍‌‍​ ‌‍‍​‌‍‍‌‌‍ ​‌‍‌​‌ ​‍‌‍‌‌‌‍ ‍​‍‌‌​ ‌‌‌​​‍‌‌ ‌‍‍ ‌‍‌‌‌ ‍‌​‍‌‌​ ​ ‌​‌​​‍‌‌​ ​ ‌​‌​​‍‌‌​ ​‍​ ​‍​ ‌‍‌‍‌​‌‍‌​‌‍‌‍‌‍‌​‌‍​‌​ ‍​‌‍‌‍​ ‍​‌‍​‍‌‍​‍​ ‌‍​‍‌‌​ ​‍​ ​‍​‍‌‌​ ‌‌‌​‌​​‍ ‍‌ ‌​‌‍‌‌‌ ‍​‌ ‌​​‍‌‍‌ ​​‌‍‌‌‌ ​‍‌ ​ ‌ ​​‌‍‌‌‌‍​ ‌ ‌​‌‍‍‌‌ ‌‍‌‍‌‌​ ‌‌ ​​‌ ‌‌‌‍​‍‌‍ ​‌‍‍‌‌ ​ ‌‍‍​‌‍‌‌‌‍‌​​‍​‍‌ ‌
Stronger listening skills​​​​‌ ‍ ​‍​‍‌‍ ‌ ​‍‌‍‍‌‌‍‌ ‌‍‍‌‌‍ ‍​‍​‍​ ‍‍​‍​‍‌ ​ ‌‍​‌‌‍ ‍‌‍‍‌‌ ‌​‌ ‍‌​‍ ‍‌‍‍‌‌‍ ​‍​‍​‍ ​​‍​‍‌‍‍​‌ ​‍‌‍‌‌‌‍‌‍​‍​‍​ ‍‍​‍​‍​‍ ‌ ​ ‌ ‌​‌ ‌‌‌‍‌​‌‍‍‌‌‍ ​‍ ‌‍‍‌‌‍ ‍‌ ‌​‌‍‌‌‌‍ ‍‌ ‌​​‍ ‌‍‌‌‌‍‌​‌‍‍‌‌ ‌​​‍ ‌‍ ‌‌‍ ‌‍‌​‌‍‌‌​ ‌‌ ​​‌ ​‍‌‍‌‌‌ ​ ‌‍‌‌‌‍ ‍‌ ‌​‌‍​‌‌ ‌​‌‍‍‌‌‍ ‌‍ ‍​ ‍ ‌‍‍‌‌‍‌​​ ‌​ ‍​‌‍​‍​ ‌‍‌‍‌​​ ‌​​ ‍‌‌‍‌‌​ ‍‌​‍ ‌​ ​ ​ ‌​‌‍‌​‌‍‌​​‍ ‌​ ‌​​ ​‍​ ​ ​ ‌‍​‍ ‌​ ‍‌​ ​‍‌‍‌​​ ​‌​‍ ‌‌‍‌‌​ ​​‌‍‌‍​ ​‌‌‍‌‌​ ‍‌​ ‌‌​ ‌​‌‍​‍‌‍‌‍‌‍‌​​ ​‌​ ‍ ‌ ‌​‌ ‍‌‌ ​​‌‍‌‌​ ‌‌‍ ‍‌‍‌‌‌ ‌ ‌ ​ ​ ‍ ‌ ​​‌‍​‌‌ ‌​‌‍‍​​ ‌‌‍​ ‌‍ ‌‍ ‍‌ ‌​‌‍‌‌‌‍ ‍‌ ‌​​‍‌‌​ ‌‌‌​​‍‌‌ ‌‍‍ ‌‍‌‌‌ ‍‌​‍‌‌​ ​ ‌​‌​​‍‌‌​ ​ ‌​‌​​‍‌‌​ ​‍​ ​‍​ ‍​​ ‌‌​ ‌​​ ​ ‌‍‌‍​ ​​​ ‌ ‌‍​‍‌‍​ ‌‍‌‌‌‍​ ​ ​‍​‍‌‌​ ​‍​ ​‍​‍‌‌​ ‌‌‌​‌​​‍ ‍‌‍​ ‌‍‍​‌‍‍‌‌‍ ​‌‍‌​‌ ​‍‌‍‌‌‌‍ ‍​‍‌‌​ ‌‌‌​​‍‌‌ ‌‍‍ ‌‍‌‌‌ ‍‌​‍‌‌​ ​ ‌​‌​​‍‌‌​ ​ ‌​‌​​‍‌‌​ ​‍​ ​‍​ ​​​ ​​​ ‍​​ ​ ​ ​‌​ ‍‌​ ‌ ​ ​​​ ​‌‌‍‌‍​ ‍​​ ​​​‍‌‌​ ​‍​ ​‍​‍‌‌​ ‌‌‌​‌​​‍ ‍‌ ‌​‌‍‌‌‌ ‍​‌ ‌​​ ‌‍​‍‌‍​‌‌ ​ ‌‍‌‌‌‌‌‌‌ ​‍‌‍ ​​ ‌​‍‌‌​ ​‍‌​‌‍‌ ​ ‌ ‌​‌ ‌‌‌‍‌​‌‍‍‌‌‍ ​‍‌‍‌‍‍‌‌‍‌​​ ‌​ ‍​‌‍​‍​ ‌‍‌‍‌​​ ‌​​ ‍‌‌‍‌‌​ ‍‌​‍ ‌​ ​ ​ ‌​‌‍‌​‌‍‌​​‍ ‌​ ‌​​ ​‍​ ​ ​ ‌‍​‍ ‌​ ‍‌​ ​‍‌‍‌​​ ​‌​‍ ‌‌‍‌‌​ ​​‌‍‌‍​ ​‌‌‍‌‌​ ‍‌​ ‌‌​ ‌​‌‍​‍‌‍‌‍‌‍‌​​ ​‌​‍‌‍‌ ‌​‌ ‍‌‌ ​​‌‍‌‌​ ‌‌‍ ‍‌‍‌‌‌ ‌ ‌ ​ ​‍‌‍‌ ​​‌‍​‌‌ ‌​‌‍‍​​ ‌‌‍​ ‌‍ ‌‍ ‍‌ ‌​‌‍‌‌‌‍ ‍‌ ‌​​‍‌‌​ ‌‌‌​​‍‌‌ ‌‍‍ ‌‍‌‌‌ ‍‌​‍‌‌​ ​ ‌​‌​​‍‌‌​ ​ ‌​‌​​‍‌‌​ ​‍​ ​‍​ ‍​​ ‌‌​ ‌​​ ​ ‌‍‌‍​ ​​​ ‌ ‌‍​‍‌‍​ ‌‍‌‌‌‍​ ​ ​‍​‍‌‌​ ​‍​ ​‍​‍‌‌​ ‌‌‌​‌​​‍ ‍‌‍​ ‌‍‍​‌‍‍‌‌‍ ​‌‍‌​‌ ​‍‌‍‌‌‌‍ ‍​‍‌‌​ ‌‌‌​​‍‌‌ ‌‍‍ ‌‍‌‌‌ ‍‌​‍‌‌​ ​ ‌​‌​​‍‌‌​ ​ ‌​‌​​‍‌‌​ ​‍​ ​‍​ ​​​ ​​​ ‍​​ ​ ​ ​‌​ ‍‌​ ‌ ​ ​​​ ​‌‌‍‌‍​ ‍​​ ​​​‍‌‌​ ​‍​ ​‍​‍‌‌​ ‌‌‌​‌​​‍ ‍‌ ‌​‌‍‌‌‌ ‍​‌ ‌​​‍‌‍‌ ​​‌‍‌‌‌ ​‍‌ ​ ‌ ​​‌‍‌‌‌‍​ ‌ ‌​‌‍‍‌‌ ‌‍‌‍‌‌​ ‌‌ ​​‌ ‌‌‌‍​‍‌‍ ​‌‍‍‌‌ ​ ‌‍‍​‌‍‌‌‌‍‌​​‍​‍‌ ‌
A more intuitive understanding of the language​​​​‌ ‍ ​‍​‍‌‍ ‌ ​‍‌‍‍‌‌‍‌ ‌‍‍‌‌‍ ‍​‍​‍​ ‍‍​‍​‍‌ ​ ‌‍​‌‌‍ ‍‌‍‍‌‌ ‌​‌ ‍‌​‍ ‍‌‍‍‌‌‍ ​‍​‍​‍ ​​‍​‍‌‍‍​‌ ​‍‌‍‌‌‌‍‌‍​‍​‍​ ‍‍​‍​‍​‍ ‌ ​ ‌ ‌​‌ ‌‌‌‍‌​‌‍‍‌‌‍ ​‍ ‌‍‍‌‌‍ ‍‌ ‌​‌‍‌‌‌‍ ‍‌ ‌​​‍ ‌‍‌‌‌‍‌​‌‍‍‌‌ ‌​​‍ ‌‍ ‌‌‍ ‌‍‌​‌‍‌‌​ ‌‌ ​​‌ ​‍‌‍‌‌‌ ​ ‌‍‌‌‌‍ ‍‌ ‌​‌‍​‌‌ ‌​‌‍‍‌‌‍ ‌‍ ‍​ ‍ ‌‍‍‌‌‍‌​​ ‌​ ‍​‌‍​‍​ ‌‍‌‍‌​​ ‌​​ ‍‌‌‍‌‌​ ‍‌​‍ ‌​ ​ ​ ‌​‌‍‌​‌‍‌​​‍ ‌​ ‌​​ ​‍​ ​ ​ ‌‍​‍ ‌​ ‍‌​ ​‍‌‍‌​​ ​‌​‍ ‌‌‍‌‌​ ​​‌‍‌‍​ ​‌‌‍‌‌​ ‍‌​ ‌‌​ ‌​‌‍​‍‌‍‌‍‌‍‌​​ ​‌​ ‍ ‌ ‌​‌ ‍‌‌ ​​‌‍‌‌​ ‌‌‍ ‍‌‍‌‌‌ ‌ ‌ ​ ​ ‍ ‌ ​​‌‍​‌‌ ‌​‌‍‍​​ ‌‌‍​ ‌‍ ‌‍ ‍‌ ‌​‌‍‌‌‌‍ ‍‌ ‌​​‍‌‌​ ‌‌‌​​‍‌‌ ‌‍‍ ‌‍‌‌‌ ‍‌​‍‌‌​ ​ ‌​‌​​‍‌‌​ ​ ‌​‌​​‍‌‌​ ​‍​ ​‍​ ​​​ ​​​ ‍​​ ‌‌​ ‌​​ ​‍‌‍‌​‌‍‌‍​ ​‌​ ​‌​ ​ ‌‍‌‌​‍‌‌​ ​‍​ ​‍​‍‌‌​ ‌‌‌​‌​​‍ ‍‌‍​ ‌‍‍​‌‍‍‌‌‍ ​‌‍‌​‌ ​‍‌‍‌‌‌‍ ‍​‍‌‌​ ‌‌‌​​‍‌‌ ‌‍‍ ‌‍‌‌‌ ‍‌​‍‌‌​ ​ ‌​‌​​‍‌‌​ ​ ‌​‌​​‍‌‌​ ​‍​ ​‍​ ‌‌‌‍​‌​ ​​​ ​​‌‍​‍‌‍​‍​ ‌​​ ​‍​ ‌​​ ​​‌‍​‍‌‍​‍​‍‌‌​ ​‍​ ​‍​‍‌‌​ ‌‌‌​‌​​‍ ‍‌ ‌​‌‍‌‌‌ ‍​‌ ‌​​ ‌‍​‍‌‍​‌‌ ​ ‌‍‌‌‌‌‌‌‌ ​‍‌‍ ​​ ‌​‍‌‌​ ​‍‌​‌‍‌ ​ ‌ ‌​‌ ‌‌‌‍‌​‌‍‍‌‌‍ ​‍‌‍‌‍‍‌‌‍‌​​ ‌​ ‍​‌‍​‍​ ‌‍‌‍‌​​ ‌​​ ‍‌‌‍‌‌​ ‍‌​‍ ‌​ ​ ​ ‌​‌‍‌​‌‍‌​​‍ ‌​ ‌​​ ​‍​ ​ ​ ‌‍​‍ ‌​ ‍‌​ ​‍‌‍‌​​ ​‌​‍ ‌‌‍‌‌​ ​​‌‍‌‍​ ​‌‌‍‌‌​ ‍‌​ ‌‌​ ‌​‌‍​‍‌‍‌‍‌‍‌​​ ​‌​‍‌‍‌ ‌​‌ ‍‌‌ ​​‌‍‌‌​ ‌‌‍ ‍‌‍‌‌‌ ‌ ‌ ​ ​‍‌‍‌ ​​‌‍​‌‌ ‌​‌‍‍​​ ‌‌‍​ ‌‍ ‌‍ ‍‌ ‌​‌‍‌‌‌‍ ‍‌ ‌​​‍‌‌​ ‌‌‌​​‍‌‌ ‌‍‍ ‌‍‌‌‌ ‍‌​‍‌‌​ ​ ‌​‌​​‍‌‌​ ​ ‌​‌​​‍‌‌​ ​‍​ ​‍​ ​​​ ​​​ ‍​​ ‌‌​ ‌​​ ​‍‌‍‌​‌‍‌‍​ ​‌​ ​‌​ ​ ‌‍‌‌​‍‌‌​ ​‍​ ​‍​‍‌‌​ ‌‌‌​‌​​‍ ‍‌‍​ ‌‍‍​‌‍‍‌‌‍ ​‌‍‌​‌ ​‍‌‍‌‌‌‍ ‍​‍‌‌​ ‌‌‌​​‍‌‌ ‌‍‍ ‌‍‌‌‌ ‍‌​‍‌‌​ ​ ‌​‌​​‍‌‌​ ​ ‌​‌​​‍‌‌​ ​‍​ ​‍​ ‌‌‌‍​‌​ ​​​ ​​‌‍​‍‌‍​‍​ ‌​​ ​‍​ ‌​​ ​​‌‍​‍‌‍​‍​‍‌‌​ ​‍​ ​‍​‍‌‌​ ‌‌‌​‌​​‍ ‍‌ ‌​‌‍‌‌‌ ‍​‌ ‌​​‍‌‍‌ ​​‌‍‌‌‌ ​‍‌ ​ ‌ ​​‌‍‌‌‌‍​ ‌ ‌​‌‍‍‌‌ ‌‍‌‍‌‌​ ‌‌ ​​‌ ‌‌‌‍​‍‌‍ ​‌‍‍‌‌ ​ ‌‍‍​‌‍‌‌‌‍‌​​‍​‍‌ ‌
It is less about memorising and more about experiencing.​​​​‌ ‍ ​‍​‍‌‍ ‌ ​‍‌‍‍‌‌‍‌ ‌‍‍‌‌‍ ‍​‍​‍​ ‍‍​‍​‍‌ ​ ‌‍​‌‌‍ ‍‌‍‍‌‌ ‌​‌ ‍‌​‍ ‍‌‍‍‌‌‍ ​‍​‍​‍ ​​‍​‍‌‍‍​‌ ​‍‌‍‌‌‌‍‌‍​‍​‍​ ‍‍​‍​‍​‍ ‌ ​ ‌ ‌​‌ ‌‌‌‍‌​‌‍‍‌‌‍ ​‍ ‌‍‍‌‌‍ ‍‌ ‌​‌‍‌‌‌‍ ‍‌ ‌​​‍ ‌‍‌‌‌‍‌​‌‍‍‌‌ ‌​​‍ ‌‍ ‌‌‍ ‌‍‌​‌‍‌‌​ ‌‌ ​​‌ ​‍‌‍‌‌‌ ​ ‌‍‌‌‌‍ ‍‌ ‌​‌‍​‌‌ ‌​‌‍‍‌‌‍ ‌‍ ‍​ ‍ ‌‍‍‌‌‍‌​​ ‌​ ‍​‌‍​‍​ ‌‍‌‍‌​​ ‌​​ ‍‌‌‍‌‌​ ‍‌​‍ ‌​ ​ ​ ‌​‌‍‌​‌‍‌​​‍ ‌​ ‌​​ ​‍​ ​ ​ ‌‍​‍ ‌​ ‍‌​ ​‍‌‍‌​​ ​‌​‍ ‌‌‍‌‌​ ​​‌‍‌‍​ ​‌‌‍‌‌​ ‍‌​ ‌‌​ ‌​‌‍​‍‌‍‌‍‌‍‌​​ ​‌​ ‍ ‌ ‌​‌ ‍‌‌ ​​‌‍‌‌​ ‌‌‍ ‍‌‍‌‌‌ ‌ ‌ ​ ​ ‍ ‌ ​​‌‍​‌‌ ‌​‌‍‍​​ ‌‌‍​ ‌‍ ‌‍ ‍‌ ‌​‌‍‌‌‌‍ ‍‌ ‌​​‍‌‌​ ‌‌‌​​‍‌‌ ‌‍‍ ‌‍‌‌‌ ‍‌​‍‌‌​ ​ ‌​‌​​‍‌‌​ ​ ‌​‌​​‍‌‌​ ​‍​ ​‍​ ‍​‌‍‌​​ ‌‌​ ‌‌​ ‌‍‌‍​‍‌‍​‍‌‍​ ‌‍‌‌​ ​‍‌‍​ ‌‍​ ​‍‌‌​ ​‍​ ​‍​‍‌‌​ ‌‌‌​‌​​‍ ‍‌‍​ ‌‍‍​‌‍‍‌‌‍ ​‌‍‌​‌ ​‍‌‍‌‌‌‍ ‍​‍‌‌​ ‌‌‌​​‍‌‌ ‌‍‍ ‌‍‌‌‌ ‍‌​‍‌‌​ ​ ‌​‌​​‍‌‌​ ​ ‌​‌​​‍‌‌​ ​‍​ ​‍‌‍‌‍​ ​‍​ ​‌‌‍​‍​ ​​‌‍‌​​ ​ ‌‍​‍​ ​‍​ ‌​​ ‌​‌‍‌‌​‍‌‌​ ​‍​ ​‍​‍‌‌​ ‌‌‌​‌​​‍ ‍‌ ‌​‌‍‌‌‌ ‍​‌ ‌​​ ‌‍​‍‌‍​‌‌ ​ ‌‍‌‌‌‌‌‌‌ ​‍‌‍ ​​ ‌​‍‌‌​ ​‍‌​‌‍‌ ​ ‌ ‌​‌ ‌‌‌‍‌​‌‍‍‌‌‍ ​‍‌‍‌‍‍‌‌‍‌​​ ‌​ ‍​‌‍​‍​ ‌‍‌‍‌​​ ‌​​ ‍‌‌‍‌‌​ ‍‌​‍ ‌​ ​ ​ ‌​‌‍‌​‌‍‌​​‍ ‌​ ‌​​ ​‍​ ​ ​ ‌‍​‍ ‌​ ‍‌​ ​‍‌‍‌​​ ​‌​‍ ‌‌‍‌‌​ ​​‌‍‌‍​ ​‌‌‍‌‌​ ‍‌​ ‌‌​ ‌​‌‍​‍‌‍‌‍‌‍‌​​ ​‌​‍‌‍‌ ‌​‌ ‍‌‌ ​​‌‍‌‌​ ‌‌‍ ‍‌‍‌‌‌ ‌ ‌ ​ ​‍‌‍‌ ​​‌‍​‌‌ ‌​‌‍‍​​ ‌‌‍​ ‌‍ ‌‍ ‍‌ ‌​‌‍‌‌‌‍ ‍‌ ‌​​‍‌‌​ ‌‌‌​​‍‌‌ ‌‍‍ ‌‍‌‌‌ ‍‌​‍‌‌​ ​ ‌​‌​​‍‌‌​ ​ ‌​‌​​‍‌‌​ ​‍​ ​‍​ ‍​‌‍‌​​ ‌‌​ ‌‌​ ‌‍‌‍​‍‌‍​‍‌‍​ ‌‍‌‌​ ​‍‌‍​ ‌‍​ ​‍‌‌​ ​‍​ ​‍​‍‌‌​ ‌‌‌​‌​​‍ ‍‌‍​ ‌‍‍​‌‍‍‌‌‍ ​‌‍‌​‌ ​‍‌‍‌‌‌‍ ‍​‍‌‌​ ‌‌‌​​‍‌‌ ‌‍‍ ‌‍‌‌‌ ‍‌​‍‌‌​ ​ ‌​‌​​‍‌‌​ ​ ‌​‌​​‍‌‌​ ​‍​ ​‍‌‍‌‍​ ​‍​ ​‌‌‍​‍​ ​​‌‍‌​​ ​ ‌‍​‍​ ​‍​ ‌​​ ‌​‌‍‌‌​‍‌‌​ ​‍​ ​‍​‍‌‌​ ‌‌‌​‌​​‍ ‍‌ ‌​‌‍‌‌‌ ‍​‌ ‌​​‍‌‍‌ ​​‌‍‌‌‌ ​‍‌ ​ ‌ ​​‌‍‌‌‌‍​ ‌ ‌​‌‍‍‌‌ ‌‍‌‍‌‌​ ‌‌ ​​‌ ‌‌‌‍​‍‌‍ ​‌‍‍‌‌ ​ ‌‍‍​‌‍‌‌‌‍‌​​‍​‍‌ ‌
Does One Lead to Better Outcomes?​​​​‌ ‍ ​‍​‍‌‍ ‌ ​‍‌‍‍‌‌‍‌ ‌‍‍‌‌‍ ‍​‍​‍​ ‍‍​‍​‍‌ ​ ‌‍​‌‌‍ ‍‌‍‍‌‌ ‌​‌ ‍‌​‍ ‍‌‍‍‌‌‍ ​‍​‍​‍ ​​‍​‍‌‍‍​‌ ​‍‌‍‌‌‌‍‌‍​‍​‍​ ‍‍​‍​‍​‍ ‌ ​ ‌ ‌​‌ ‌‌‌‍‌​‌‍‍‌‌‍ ​‍ ‌‍‍‌‌‍ ‍‌ ‌​‌‍‌‌‌‍ ‍‌ ‌​​‍ ‌‍‌‌‌‍‌​‌‍‍‌‌ ‌​​‍ ‌‍ ‌‌‍ ‌‍‌​‌‍‌‌​ ‌‌ ​​‌ ​‍‌‍‌‌‌ ​ ‌‍‌‌‌‍ ‍‌ ‌​‌‍​‌‌ ‌​‌‍‍‌‌‍ ‌‍ ‍​ ‍ ‌‍‍‌‌‍‌​​ ‌​ ‍​‌‍​‍​ ‌‍‌‍‌​​ ‌​​ ‍‌‌‍‌‌​ ‍‌​‍ ‌​ ​ ​ ‌​‌‍‌​‌‍‌​​‍ ‌​ ‌​​ ​‍​ ​ ​ ‌‍​‍ ‌​ ‍‌​ ​‍‌‍‌​​ ​‌​‍ ‌‌‍‌‌​ ​​‌‍‌‍​ ​‌‌‍‌‌​ ‍‌​ ‌‌​ ‌​‌‍​‍‌‍‌‍‌‍‌​​ ​‌​ ‍ ‌ ‌​‌ ‍‌‌ ​​‌‍‌‌​ ‌‌‍ ‍‌‍‌‌‌ ‌ ‌ ​ ​ ‍ ‌ ​​‌‍​‌‌ ‌​‌‍‍​​ ‌‌‍​ ‌‍ ‌‍ ‍‌ ‌​‌‍‌‌‌‍ ‍‌ ‌​​‍‌‌​ ‌‌‌​​‍‌‌ ‌‍‍ ‌‍‌‌‌ ‍‌​‍‌‌​ ​ ‌​‌​​‍‌‌​ ​ ‌​‌​​‍‌‌​ ​‍​ ​‍​ ​ ​ ‌​‌‍​‌‌‍‌‌​ ‌ ‌‍​‍‌‍​ ‌‍‌​​ ‌​‌‍‌‌‌‍‌​​ ​ ​‍‌‌​ ​‍​ ​‍​‍‌‌​ ‌‌‌​‌​​‍ ‍‌‍​ ‌‍‍​‌‍‍‌‌‍ ​‌‍‌​‌ ​‍‌‍‌‌‌‍ ‍​‍‌‌​ ‌‌‌​​‍‌‌ ‌‍‍ ‌‍‌‌‌ ‍‌​‍‌‌​ ​ ‌​‌​​‍‌‌​ ​ ‌​‌​​‍‌‌​ ​‍​ ​‍​ ‌‍‌‍​‌​ ‍‌‌‍​ ​ ​‍​ ​‌​ ‌‍‌‍‌‍‌‍‌​​ ​‍​ ‌‌​ ‍​​‍‌‌​ ​‍​ ​‍​‍‌‌​ ‌‌‌​‌​​‍ ‍‌ ‌​‌‍‌‌‌ ‍​‌ ‌​​ ‌‍​‍‌‍​‌‌ ​ ‌‍‌‌‌‌‌‌‌ ​‍‌‍ ​​ ‌​‍‌‌​ ​‍‌​‌‍‌ ​ ‌ ‌​‌ ‌‌‌‍‌​‌‍‍‌‌‍ ​‍‌‍‌‍‍‌‌‍‌​​ ‌​ ‍​‌‍​‍​ ‌‍‌‍‌​​ ‌​​ ‍‌‌‍‌‌​ ‍‌​‍ ‌​ ​ ​ ‌​‌‍‌​‌‍‌​​‍ ‌​ ‌​​ ​‍​ ​ ​ ‌‍​‍ ‌​ ‍‌​ ​‍‌‍‌​​ ​‌​‍ ‌‌‍‌‌​ ​​‌‍‌‍​ ​‌‌‍‌‌​ ‍‌​ ‌‌​ ‌​‌‍​‍‌‍‌‍‌‍‌​​ ​‌​‍‌‍‌ ‌​‌ ‍‌‌ ​​‌‍‌‌​ ‌‌‍ ‍‌‍‌‌‌ ‌ ‌ ​ ​‍‌‍‌ ​​‌‍​‌‌ ‌​‌‍‍​​ ‌‌‍​ ‌‍ ‌‍ ‍‌ ‌​‌‍‌‌‌‍ ‍‌ ‌​​‍‌‌​ ‌‌‌​​‍‌‌ ‌‍‍ ‌‍‌‌‌ ‍‌​‍‌‌​ ​ ‌​‌​​‍‌‌​ ​ ‌​‌​​‍‌‌​ ​‍​ ​‍​ ​ ​ ‌​‌‍​‌‌‍‌‌​ ‌ ‌‍​‍‌‍​ ‌‍‌​​ ‌​‌‍‌‌‌‍‌​​ ​ ​‍‌‌​ ​‍​ ​‍​‍‌‌​ ‌‌‌​‌​​‍ ‍‌‍​ ‌‍‍​‌‍‍‌‌‍ ​‌‍‌​‌ ​‍‌‍‌‌‌‍ ‍​‍‌‌​ ‌‌‌​​‍‌‌ ‌‍‍ ‌‍‌‌‌ ‍‌​‍‌‌​ ​ ‌​‌​​‍‌‌​ ​ ‌​‌​​‍‌‌​ ​‍​ ​‍​ ‌‍‌‍​‌​ ‍‌‌‍​ ​ ​‍​ ​‌​ ‌‍‌‍‌‍‌‍‌​​ ​‍​ ‌‌​ ‍​​‍‌‌​ ​‍​ ​‍​‍‌‌​ ‌‌‌​‌​​‍ ‍‌ ‌​‌‍‌‌‌ ‍​‌ ‌​​‍‌‍‌ ​​‌‍‌‌‌ ​‍‌ ​ ‌ ​​‌‍‌‌‌‍​ ‌ ‌​‌‍‍‌‌ ‌‍‌‍‌‌​ ‌‌ ​​‌ ‌‌‌‍​‍‌‍ ​‌‍‍‌‌ ​ ‌‍‍​‌‍‌‌‌‍‌​​‍​‍‌ ‌
There is no one-size-fits-all answer. Both approaches can be
effective when done well.​​​​‌ ‍ ​‍​‍‌‍ ‌ ​‍‌‍‍‌‌‍‌ ‌‍‍‌‌‍ ‍​‍​‍​ ‍‍​‍​‍‌ ​ ‌‍​‌‌‍ ‍‌‍‍‌‌ ‌​‌ ‍‌​‍ ‍‌‍‍‌‌‍ ​‍​‍​‍ ​​‍​‍‌‍‍​‌ ​‍‌‍‌‌‌‍‌‍​‍​‍​ ‍‍​‍​‍​‍ ‌ ​ ‌ ‌​‌ ‌‌‌‍‌​‌‍‍‌‌‍ ​‍ ‌‍‍‌‌‍ ‍‌ ‌​‌‍‌‌‌‍ ‍‌ ‌​​‍ ‌‍‌‌‌‍‌​‌‍‍‌‌ ‌​​‍ ‌‍ ‌‌‍ ‌‍‌​‌‍‌‌​ ‌‌ ​​‌ ​‍‌‍‌‌‌ ​ ‌‍‌‌‌‍ ‍‌ ‌​‌‍​‌‌ ‌​‌‍‍‌‌‍ ‌‍ ‍​ ‍ ‌‍‍‌‌‍‌​​ ‌​ ‍​‌‍​‍​ ‌‍‌‍‌​​ ‌​​ ‍‌‌‍‌‌​ ‍‌​‍ ‌​ ​ ​ ‌​‌‍‌​‌‍‌​​‍ ‌​ ‌​​ ​‍​ ​ ​ ‌‍​‍ ‌​ ‍‌​ ​‍‌‍‌​​ ​‌​‍ ‌‌‍‌‌​ ​​‌‍‌‍​ ​‌‌‍‌‌​ ‍‌​ ‌‌​ ‌​‌‍​‍‌‍‌‍‌‍‌​​ ​‌​ ‍ ‌ ‌​‌ ‍‌‌ ​​‌‍‌‌​ ‌‌‍ ‍‌‍‌‌‌ ‌ ‌ ​ ​ ‍ ‌ ​​‌‍​‌‌ ‌​‌‍‍​​ ‌‌‍​ ‌‍ ‌‍ ‍‌ ‌​‌‍‌‌‌‍ ‍‌ ‌​​‍‌‌​ ‌‌‌​​‍‌‌ ‌‍‍ ‌‍‌‌‌ ‍‌​‍‌‌​ ​ ‌​‌​​‍‌‌​ ​ ‌​‌​​‍‌‌​ ​‍​ ​‍‌‍‌​‌‍‌‍​ ‌​​ ‍​​ ‌ ‌‍​‌‌‍​ ‌‍​‍​ ​​​ ​ ​ ​‍​ ​‌​‍‌‌​ ​‍​ ​‍​‍‌‌​ ‌‌‌​‌​​‍ ‍‌‍​ ‌‍‍​‌‍‍‌‌‍ ​‌‍‌​‌ ​‍‌‍‌‌‌‍ ‍​‍‌‌​ ‌‌‌​​‍‌‌ ‌‍‍ ‌‍‌‌‌ ‍‌​‍‌‌​ ​ ‌​‌​​‍‌‌​ ​ ‌​‌​​‍‌‌​ ​‍​ ​‍​ ​ ​ ​‌​ ‌‍‌‍‌‍​ ‌ ‌‍​ ​ ‌‍​ ‌‍​ ‍‌‌‍​‍‌‍​‌‌‍​‌​‍‌‌​ ​‍​ ​‍​‍‌‌​ ‌‌‌​‌​​‍ ‍‌ ‌​‌‍‌‌‌ ‍​‌ ‌​​ ‌‍​‍‌‍​‌‌ ​ ‌‍‌‌‌‌‌‌‌ ​‍‌‍ ​​ ‌​‍‌‌​ ​‍‌​‌‍‌ ​ ‌ ‌​‌ ‌‌‌‍‌​‌‍‍‌‌‍ ​‍‌‍‌‍‍‌‌‍‌​​ ‌​ ‍​‌‍​‍​ ‌‍‌‍‌​​ ‌​​ ‍‌‌‍‌‌​ ‍‌​‍ ‌​ ​ ​ ‌​‌‍‌​‌‍‌​​‍ ‌​ ‌​​ ​‍​ ​ ​ ‌‍​‍ ‌​ ‍‌​ ​‍‌‍‌​​ ​‌​‍ ‌‌‍‌‌​ ​​‌‍‌‍​ ​‌‌‍‌‌​ ‍‌​ ‌‌​ ‌​‌‍​‍‌‍‌‍‌‍‌​​ ​‌​‍‌‍‌ ‌​‌ ‍‌‌ ​​‌‍‌‌​ ‌‌‍ ‍‌‍‌‌‌ ‌ ‌ ​ ​‍‌‍‌ ​​‌‍​‌‌ ‌​‌‍‍​​ ‌‌‍​ ‌‍ ‌‍ ‍‌ ‌​‌‍‌‌‌‍ ‍‌ ‌​​‍‌‌​ ‌‌‌​​‍‌‌ ‌‍‍ ‌‍‌‌‌ ‍‌​‍‌‌​ ​ ‌​‌​​‍‌‌​ ​ ‌​‌​​‍‌‌​ ​‍​ ​‍‌‍‌​‌‍‌‍​ ‌​​ ‍​​ ‌ ‌‍​‌‌‍​ ‌‍​‍​ ​​​ ​ ​ ​‍​ ​‌​‍‌‌​ ​‍​ ​‍​‍‌‌​ ‌‌‌​‌​​‍ ‍‌‍​ ‌‍‍​‌‍‍‌‌‍ ​‌‍‌​‌ ​‍‌‍‌‌‌‍ ‍​‍‌‌​ ‌‌‌​​‍‌‌ ‌‍‍ ‌‍‌‌‌ ‍‌​‍‌‌​ ​ ‌​‌​​‍‌‌​ ​ ‌​‌​​‍‌‌​ ​‍​ ​‍​ ​ ​ ​‌​ ‌‍‌‍‌‍​ ‌ ‌‍​ ​ ‌‍​ ‌‍​ ‍‌‌‍​‍‌‍​‌‌‍​‌​‍‌‌​ ​‍​ ​‍​‍‌‌​ ‌‌‌​‌​​‍ ‍‌ ‌​‌‍‌‌‌ ‍​‌ ‌​​‍‌‍‌ ​​‌‍‌‌‌ ​‍‌ ​ ‌ ​​‌‍‌‌‌‍​ ‌ ‌​‌‍‍‌‌ ‌‍‌‍‌‌​ ‌‌ ​​‌ ‌‌‌‍​‍‌‍ ​‌‍‍‌‌ ​ ‌‍‍​‌‍‌‌‌‍‌​​‍​‍‌ ‌
Language-as-subject can produce strong academic results, especially
in reading and writing. It suits students who thrive with structure and
clear learning goals.​​​​‌ ‍ ​‍​‍‌‍ ‌ ​‍‌‍‍‌‌‍‌ ‌‍‍‌‌‍ ‍​‍​‍​ ‍‍​‍​‍‌ ​ ‌‍​‌‌‍ ‍‌‍‍‌‌ ‌​‌ ‍‌​‍ ‍‌‍‍‌‌‍ ​‍​‍​‍ ​​‍​‍‌‍‍​‌ ​‍‌‍‌‌‌‍‌‍​‍​‍​ ‍‍​‍​‍​‍ ‌ ​ ‌ ‌​‌ ‌‌‌‍‌​‌‍‍‌‌‍ ​‍ ‌‍‍‌‌‍ ‍‌ ‌​‌‍‌‌‌‍ ‍‌ ‌​​‍ ‌‍‌‌‌‍‌​‌‍‍‌‌ ‌​​‍ ‌‍ ‌‌‍ ‌‍‌​‌‍‌‌​ ‌‌ ​​‌ ​‍‌‍‌‌‌ ​ ‌‍‌‌‌‍ ‍‌ ‌​‌‍​‌‌ ‌​‌‍‍‌‌‍ ‌‍ ‍​ ‍ ‌‍‍‌‌‍‌​​ ‌​ ‍​‌‍​‍​ ‌‍‌‍‌​​ ‌​​ ‍‌‌‍‌‌​ ‍‌​‍ ‌​ ​ ​ ‌​‌‍‌​‌‍‌​​‍ ‌​ ‌​​ ​‍​ ​ ​ ‌‍​‍ ‌​ ‍‌​ ​‍‌‍‌​​ ​‌​‍ ‌‌‍‌‌​ ​​‌‍‌‍​ ​‌‌‍‌‌​ ‍‌​ ‌‌​ ‌​‌‍​‍‌‍‌‍‌‍‌​​ ​‌​ ‍ ‌ ‌​‌ ‍‌‌ ​​‌‍‌‌​ ‌‌‍ ‍‌‍‌‌‌ ‌ ‌ ​ ​ ‍ ‌ ​​‌‍​‌‌ ‌​‌‍‍​​ ‌‌‍​ ‌‍ ‌‍ ‍‌ ‌​‌‍‌‌‌‍ ‍‌ ‌​​‍‌‌​ ‌‌‌​​‍‌‌ ‌‍‍ ‌‍‌‌‌ ‍‌​‍‌‌​ ​ ‌​‌​​‍‌‌​ ​ ‌​‌​​‍‌‌​ ​‍​ ​‍‌‍‌‌​ ​ ​ ​‍​ ​‌‌‍​‍​ ‍‌​ ​ ​ ​‌​ ​​‌‍​ ​ ‌‍​ ​‌​‍‌‌​ ​‍​ ​‍​‍‌‌​ ‌‌‌​‌​​‍ ‍‌‍​ ‌‍‍​‌‍‍‌‌‍ ​‌‍‌​‌ ​‍‌‍‌‌‌‍ ‍​‍‌‌​ ‌‌‌​​‍‌‌ ‌‍‍ ‌‍‌‌‌ ‍‌​‍‌‌​ ​ ‌​‌​​‍‌‌​ ​ ‌​‌​​‍‌‌​ ​‍​ ​‍​ ​ ​ ​‍​ ​​‌‍‌‌‌‍​ ‌‍​‌​ ​‍​ ‌‍‌‍​‍‌‍​‍​ ‌‌‌‍‌‌​‍‌‌​ ​‍​ ​‍​‍‌‌​ ‌‌‌​‌​​‍ ‍‌ ‌​‌‍‌‌‌ ‍​‌ ‌​​ ‌‍​‍‌‍​‌‌ ​ ‌‍‌‌‌‌‌‌‌ ​‍‌‍ ​​ ‌​‍‌‌​ ​‍‌​‌‍‌ ​ ‌ ‌​‌ ‌‌‌‍‌​‌‍‍‌‌‍ ​‍‌‍‌‍‍‌‌‍‌​​ ‌​ ‍​‌‍​‍​ ‌‍‌‍‌​​ ‌​​ ‍‌‌‍‌‌​ ‍‌​‍ ‌​ ​ ​ ‌​‌‍‌​‌‍‌​​‍ ‌​ ‌​​ ​‍​ ​ ​ ‌‍​‍ ‌​ ‍‌​ ​‍‌‍‌​​ ​‌​‍ ‌‌‍‌‌​ ​​‌‍‌‍​ ​‌‌‍‌‌​ ‍‌​ ‌‌​ ‌​‌‍​‍‌‍‌‍‌‍‌​​ ​‌​‍‌‍‌ ‌​‌ ‍‌‌ ​​‌‍‌‌​ ‌‌‍ ‍‌‍‌‌‌ ‌ ‌ ​ ​‍‌‍‌ ​​‌‍​‌‌ ‌​‌‍‍​​ ‌‌‍​ ‌‍ ‌‍ ‍‌ ‌​‌‍‌‌‌‍ ‍‌ ‌​​‍‌‌​ ‌‌‌​​‍‌‌ ‌‍‍ ‌‍‌‌‌ ‍‌​‍‌‌​ ​ ‌​‌​​‍‌‌​ ​ ‌​‌​​‍‌‌​ ​‍​ ​‍‌‍‌‌​ ​ ​ ​‍​ ​‌‌‍​‍​ ‍‌​ ​ ​ ​‌​ ​​‌‍​ ​ ‌‍​ ​‌​‍‌‌​ ​‍​ ​‍​‍‌‌​ ‌‌‌​‌​​‍ ‍‌‍​ ‌‍‍​‌‍‍‌‌‍ ​‌‍‌​‌ ​‍‌‍‌‌‌‍ ‍​‍‌‌​ ‌‌‌​​‍‌‌ ‌‍‍ ‌‍‌‌‌ ‍‌​‍‌‌​ ​ ‌​‌​​‍‌‌​ ​ ‌​‌​​‍‌‌​ ​‍​ ​‍​ ​ ​ ​‍​ ​​‌‍‌‌‌‍​ ‌‍​‌​ ​‍​ ‌‍‌‍​‍‌‍​‍​ ‌‌‌‍‌‌​‍‌‌​ ​‍​ ​‍​‍‌‌​ ‌‌‌​‌​​‍ ‍‌ ‌​‌‍‌‌‌ ‍​‌ ‌​​‍‌‍‌ ​​‌‍‌‌‌ ​‍‌ ​ ‌ ​​‌‍‌‌‌‍​ ‌ ‌​‌‍‍‌‌ ‌‍‌‍‌‌​ ‌‌ ​​‌ ‌‌‌‍​‍‌‍ ​‌‍‍‌‌ ​ ‌‍‍​‌‍‌‌‌‍‌​​‍​‍‌ ‌
A bilingual approach, on the other hand, often supports:​​​​‌ ‍ ​‍​‍‌‍ ‌ ​‍‌‍‍‌‌‍‌ ‌‍‍‌‌‍ ‍​‍​‍​ ‍‍​‍​‍‌ ​ ‌‍​‌‌‍ ‍‌‍‍‌‌ ‌​‌ ‍‌​‍ ‍‌‍‍‌‌‍ ​‍​‍​‍ ​​‍​‍‌‍‍​‌ ​‍‌‍‌‌‌‍‌‍​‍​‍​ ‍‍​‍​‍​‍ ‌ ​ ‌ ‌​‌ ‌‌‌‍‌​‌‍‍‌‌‍ ​‍ ‌‍‍‌‌‍ ‍‌ ‌​‌‍‌‌‌‍ ‍‌ ‌​​‍ ‌‍‌‌‌‍‌​‌‍‍‌‌ ‌​​‍ ‌‍ ‌‌‍ ‌‍‌​‌‍‌‌​ ‌‌ ​​‌ ​‍‌‍‌‌‌ ​ ‌‍‌‌‌‍ ‍‌ ‌​‌‍​‌‌ ‌​‌‍‍‌‌‍ ‌‍ ‍​ ‍ ‌‍‍‌‌‍‌​​ ‌​ ‍​‌‍​‍​ ‌‍‌‍‌​​ ‌​​ ‍‌‌‍‌‌​ ‍‌​‍ ‌​ ​ ​ ‌​‌‍‌​‌‍‌​​‍ ‌​ ‌​​ ​‍​ ​ ​ ‌‍​‍ ‌​ ‍‌​ ​‍‌‍‌​​ ​‌​‍ ‌‌‍‌‌​ ​​‌‍‌‍​ ​‌‌‍‌‌​ ‍‌​ ‌‌​ ‌​‌‍​‍‌‍‌‍‌‍‌​​ ​‌​ ‍ ‌ ‌​‌ ‍‌‌ ​​‌‍‌‌​ ‌‌‍ ‍‌‍‌‌‌ ‌ ‌ ​ ​ ‍ ‌ ​​‌‍​‌‌ ‌​‌‍‍​​ ‌‌‍​ ‌‍ ‌‍ ‍‌ ‌​‌‍‌‌‌‍ ‍‌ ‌​​‍‌‌​ ‌‌‌​​‍‌‌ ‌‍‍ ‌‍‌‌‌ ‍‌​‍‌‌​ ​ ‌​‌​​‍‌‌​ ​ ‌​‌​​‍‌‌​ ​‍​ ​‍‌‍‌​​ ‌‍‌‍‌‌​ ‌‌​ ​‌​ ​​​ ‌‍​ ‍‌‌‍‌​‌‍​‌‌‍​ ​ ‍​​‍‌‌​ ​‍​ ​‍​‍‌‌​ ‌‌‌​‌​​‍ ‍‌‍​ ‌‍‍​‌‍‍‌‌‍ ​‌‍‌​‌ ​‍‌‍‌‌‌‍ ‍​‍‌‌​ ‌‌‌​​‍‌‌ ‌‍‍ ‌‍‌‌‌ ‍‌​‍‌‌​ ​ ‌​‌​​‍‌‌​ ​ ‌​‌​​‍‌‌​ ​‍​ ​‍‌‍‌​‌‍‌‍‌‍​‍​ ​‍​ ​​​ ​‍​ ‌‍‌‍‌‌‌‍‌‍​ ‍​​ ​​​ ​‍​‍‌‌​ ​‍​ ​‍​‍‌‌​ ‌‌‌​‌​​‍ ‍‌ ‌​‌‍‌‌‌ ‍​‌ ‌​​ ‌‍​‍‌‍​‌‌ ​ ‌‍‌‌‌‌‌‌‌ ​‍‌‍ ​​ ‌​‍‌‌​ ​‍‌​‌‍‌ ​ ‌ ‌​‌ ‌‌‌‍‌​‌‍‍‌‌‍ ​‍‌‍‌‍‍‌‌‍‌​​ ‌​ ‍​‌‍​‍​ ‌‍‌‍‌​​ ‌​​ ‍‌‌‍‌‌​ ‍‌​‍ ‌​ ​ ​ ‌​‌‍‌​‌‍‌​​‍ ‌​ ‌​​ ​‍​ ​ ​ ‌‍​‍ ‌​ ‍‌​ ​‍‌‍‌​​ ​‌​‍ ‌‌‍‌‌​ ​​‌‍‌‍​ ​‌‌‍‌‌​ ‍‌​ ‌‌​ ‌​‌‍​‍‌‍‌‍‌‍‌​​ ​‌​‍‌‍‌ ‌​‌ ‍‌‌ ​​‌‍‌‌​ ‌‌‍ ‍‌‍‌‌‌ ‌ ‌ ​ ​‍‌‍‌ ​​‌‍​‌‌ ‌​‌‍‍​​ ‌‌‍​ ‌‍ ‌‍ ‍‌ ‌​‌‍‌‌‌‍ ‍‌ ‌​​‍‌‌​ ‌‌‌​​‍‌‌ ‌‍‍ ‌‍‌‌‌ ‍‌​‍‌‌​ ​ ‌​‌​​‍‌‌​ ​ ‌​‌​​‍‌‌​ ​‍​ ​‍‌‍‌​​ ‌‍‌‍‌‌​ ‌‌​ ​‌​ ​​​ ‌‍​ ‍‌‌‍‌​‌‍​‌‌‍​ ​ ‍​​‍‌‌​ ​‍​ ​‍​‍‌‌​ ‌‌‌​‌​​‍ ‍‌‍​ ‌‍‍​‌‍‍‌‌‍ ​‌‍‌​‌ ​‍‌‍‌‌‌‍ ‍​‍‌‌​ ‌‌‌​​‍‌‌ ‌‍‍ ‌‍‌‌‌ ‍‌​‍‌‌​ ​ ‌​‌​​‍‌‌​ ​ ‌​‌​​‍‌‌​ ​‍​ ​‍‌‍‌​‌‍‌‍‌‍​‍​ ​‍​ ​​​ ​‍​ ‌‍‌‍‌‌‌‍‌‍​ ‍​​ ​​​ ​‍​‍‌‌​ ​‍​ ​‍​‍‌‌​ ‌‌‌​‌​​‍ ‍‌ ‌​‌‍‌‌‌ ‍​‌ ‌​​‍‌‍‌ ​​‌‍‌‌‌ ​‍‌ ​ ‌ ​​‌‍‌‌‌‍​ ‌ ‌​‌‍‍‌‌ ‌‍‌‍‌‌​ ‌‌ ​​‌ ‌‌‌‍​‍‌‍ ​‌‍‍‌‌ ​ ‌‍‍​‌‍‌‌‌‍‌​​‍​‍‌ ‌
Better conversational fluency​​​​‌ ‍ ​‍​‍‌‍ ‌ ​‍‌‍‍‌‌‍‌ ‌‍‍‌‌‍ ‍​‍​‍​ ‍‍​‍​‍‌ ​ ‌‍​‌‌‍ ‍‌‍‍‌‌ ‌​‌ ‍‌​‍ ‍‌‍‍‌‌‍ ​‍​‍​‍ ​​‍​‍‌‍‍​‌ ​‍‌‍‌‌‌‍‌‍​‍​‍​ ‍‍​‍​‍​‍ ‌ ​ ‌ ‌​‌ ‌‌‌‍‌​‌‍‍‌‌‍ ​‍ ‌‍‍‌‌‍ ‍‌ ‌​‌‍‌‌‌‍ ‍‌ ‌​​‍ ‌‍‌‌‌‍‌​‌‍‍‌‌ ‌​​‍ ‌‍ ‌‌‍ ‌‍‌​‌‍‌‌​ ‌‌ ​​‌ ​‍‌‍‌‌‌ ​ ‌‍‌‌‌‍ ‍‌ ‌​‌‍​‌‌ ‌​‌‍‍‌‌‍ ‌‍ ‍​ ‍ ‌‍‍‌‌‍‌​​ ‌​ ‍​‌‍​‍​ ‌‍‌‍‌​​ ‌​​ ‍‌‌‍‌‌​ ‍‌​‍ ‌​ ​ ​ ‌​‌‍‌​‌‍‌​​‍ ‌​ ‌​​ ​‍​ ​ ​ ‌‍​‍ ‌​ ‍‌​ ​‍‌‍‌​​ ​‌​‍ ‌‌‍‌‌​ ​​‌‍‌‍​ ​‌‌‍‌‌​ ‍‌​ ‌‌​ ‌​‌‍​‍‌‍‌‍‌‍‌​​ ​‌​ ‍ ‌ ‌​‌ ‍‌‌ ​​‌‍‌‌​ ‌‌‍ ‍‌‍‌‌‌ ‌ ‌ ​ ​ ‍ ‌ ​​‌‍​‌‌ ‌​‌‍‍​​ ‌‌‍​ ‌‍ ‌‍ ‍‌ ‌​‌‍‌‌‌‍ ‍‌ ‌​​‍‌‌​ ‌‌‌​​‍‌‌ ‌‍‍ ‌‍‌‌‌ ‍‌​‍‌‌​ ​ ‌​‌​​‍‌‌​ ​ ‌​‌​​‍‌‌​ ​‍​ ​‍​ ‌‌​ ​​‌‍​‍​ ‍‌​ ‌ ​ ​ ​ ‌‍‌‍‌‍​ ‌‌​ ‍​​ ​​​ ‍​​‍‌‌​ ​‍​ ​‍​‍‌‌​ ‌‌‌​‌​​‍ ‍‌‍​ ‌‍‍​‌‍‍‌‌‍ ​‌‍‌​‌ ​‍‌‍‌‌‌‍ ‍​‍‌‌​ ‌‌‌​​‍‌‌ ‌‍‍ ‌‍‌‌‌ ‍‌​‍‌‌​ ​ ‌​‌​​‍‌‌​ ​ ‌​‌​​‍‌‌​ ​‍​ ​‍​ ​ ​ ​ ​ ​ ​ ‍‌​ ‌​​ ​‌‌‍‌​​ ‌​​ ​​​ ‍‌​ ​​‌‍​‍​‍‌‌​ ​‍​ ​‍​‍‌‌​ ‌‌‌​‌​​‍ ‍‌ ‌​‌‍‌‌‌ ‍​‌ ‌​​ ‌‍​‍‌‍​‌‌ ​ ‌‍‌‌‌‌‌‌‌ ​‍‌‍ ​​ ‌​‍‌‌​ ​‍‌​‌‍‌ ​ ‌ ‌​‌ ‌‌‌‍‌​‌‍‍‌‌‍ ​‍‌‍‌‍‍‌‌‍‌​​ ‌​ ‍​‌‍​‍​ ‌‍‌‍‌​​ ‌​​ ‍‌‌‍‌‌​ ‍‌​‍ ‌​ ​ ​ ‌​‌‍‌​‌‍‌​​‍ ‌​ ‌​​ ​‍​ ​ ​ ‌‍​‍ ‌​ ‍‌​ ​‍‌‍‌​​ ​‌​‍ ‌‌‍‌‌​ ​​‌‍‌‍​ ​‌‌‍‌‌​ ‍‌​ ‌‌​ ‌​‌‍​‍‌‍‌‍‌‍‌​​ ​‌​‍‌‍‌ ‌​‌ ‍‌‌ ​​‌‍‌‌​ ‌‌‍ ‍‌‍‌‌‌ ‌ ‌ ​ ​‍‌‍‌ ​​‌‍​‌‌ ‌​‌‍‍​​ ‌‌‍​ ‌‍ ‌‍ ‍‌ ‌​‌‍‌‌‌‍ ‍‌ ‌​​‍‌‌​ ‌‌‌​​‍‌‌ ‌‍‍ ‌‍‌‌‌ ‍‌​‍‌‌​ ​ ‌​‌​​‍‌‌​ ​ ‌​‌​​‍‌‌​ ​‍​ ​‍​ ‌‌​ ​​‌‍​‍​ ‍‌​ ‌ ​ ​ ​ ‌‍‌‍‌‍​ ‌‌​ ‍​​ ​​​ ‍​​‍‌‌​ ​‍​ ​‍​‍‌‌​ ‌‌‌​‌​​‍ ‍‌‍​ ‌‍‍​‌‍‍‌‌‍ ​‌‍‌​‌ ​‍‌‍‌‌‌‍ ‍​‍‌‌​ ‌‌‌​​‍‌‌ ‌‍‍ ‌‍‌‌‌ ‍‌​‍‌‌​ ​ ‌​‌​​‍‌‌​ ​ ‌​‌​​‍‌‌​ ​‍​ ​‍​ ​ ​ ​ ​ ​ ​ ‍‌​ ‌​​ ​‌‌‍‌​​ ‌​​ ​​​ ‍‌​ ​​‌‍​‍​‍‌‌​ ​‍​ ​‍​‍‌‌​ ‌‌‌​‌​​‍ ‍‌ ‌​‌‍‌‌‌ ‍​‌ ‌​​‍‌‍‌ ​​‌‍‌‌‌ ​‍‌ ​ ‌ ​​‌‍‌‌‌‍​ ‌ ‌​‌‍‍‌‌ ‌‍‌‍‌‌​ ‌‌ ​​‌ ‌‌‌‍​‍‌‍ ​‌‍‍‌‌ ​ ‌‍‍​‌‍‌‌‌‍‌​​‍​‍‌ ‌
Improved adaptability between languages​​​​‌ ‍ ​‍​‍‌‍ ‌ ​‍‌‍‍‌‌‍‌ ‌‍‍‌‌‍ ‍​‍​‍​ ‍‍​‍​‍‌ ​ ‌‍​‌‌‍ ‍‌‍‍‌‌ ‌​‌ ‍‌​‍ ‍‌‍‍‌‌‍ ​‍​‍​‍ ​​‍​‍‌‍‍​‌ ​‍‌‍‌‌‌‍‌‍​‍​‍​ ‍‍​‍​‍​‍ ‌ ​ ‌ ‌​‌ ‌‌‌‍‌​‌‍‍‌‌‍ ​‍ ‌‍‍‌‌‍ ‍‌ ‌​‌‍‌‌‌‍ ‍‌ ‌​​‍ ‌‍‌‌‌‍‌​‌‍‍‌‌ ‌​​‍ ‌‍ ‌‌‍ ‌‍‌​‌‍‌‌​ ‌‌ ​​‌ ​‍‌‍‌‌‌ ​ ‌‍‌‌‌‍ ‍‌ ‌​‌‍​‌‌ ‌​‌‍‍‌‌‍ ‌‍ ‍​ ‍ ‌‍‍‌‌‍‌​​ ‌​ ‍​‌‍​‍​ ‌‍‌‍‌​​ ‌​​ ‍‌‌‍‌‌​ ‍‌​‍ ‌​ ​ ​ ‌​‌‍‌​‌‍‌​​‍ ‌​ ‌​​ ​‍​ ​ ​ ‌‍​‍ ‌​ ‍‌​ ​‍‌‍‌​​ ​‌​‍ ‌‌‍‌‌​ ​​‌‍‌‍​ ​‌‌‍‌‌​ ‍‌​ ‌‌​ ‌​‌‍​‍‌‍‌‍‌‍‌​​ ​‌​ ‍ ‌ ‌​‌ ‍‌‌ ​​‌‍‌‌​ ‌‌‍ ‍‌‍‌‌‌ ‌ ‌ ​ ​ ‍ ‌ ​​‌‍​‌‌ ‌​‌‍‍​​ ‌‌‍​ ‌‍ ‌‍ ‍‌ ‌​‌‍‌‌‌‍ ‍‌ ‌​​‍‌‌​ ‌‌‌​​‍‌‌ ‌‍‍ ‌‍‌‌‌ ‍‌​‍‌‌​ ​ ‌​‌​​‍‌‌​ ​ ‌​‌​​‍‌‌​ ​‍​ ​‍‌‍‌​​ ‍‌‌‍‌‌​ ‍​​ ‍‌​ ‍‌‌‍‌‍‌‍‌​​ ‌ ​ ‌ ​ ‍​‌‍‌​​‍‌‌​ ​‍​ ​‍​‍‌‌​ ‌‌‌​‌​​‍ ‍‌‍​ ‌‍‍​‌‍‍‌‌‍ ​‌‍‌​‌ ​‍‌‍‌‌‌‍ ‍​‍‌‌​ ‌‌‌​​‍‌‌ ‌‍‍ ‌‍‌‌‌ ‍‌​‍‌‌​ ​ ‌​‌​​‍‌‌​ ​ ‌​‌​​‍‌‌​ ​‍​ ​‍​ ‌ ​ ‌ ​ ‍​‌‍‌​‌‍​‍​ ‌‌​ ​ ​ ‌‍​ ‍​​ ‍‌‌‍​ ​ ‌‍​‍‌‌​ ​‍​ ​‍​‍‌‌​ ‌‌‌​‌​​‍ ‍‌ ‌​‌‍‌‌‌ ‍​‌ ‌​​ ‌‍​‍‌‍​‌‌ ​ ‌‍‌‌‌‌‌‌‌ ​‍‌‍ ​​ ‌​‍‌‌​ ​‍‌​‌‍‌ ​ ‌ ‌​‌ ‌‌‌‍‌​‌‍‍‌‌‍ ​‍‌‍‌‍‍‌‌‍‌​​ ‌​ ‍​‌‍​‍​ ‌‍‌‍‌​​ ‌​​ ‍‌‌‍‌‌​ ‍‌​‍ ‌​ ​ ​ ‌​‌‍‌​‌‍‌​​‍ ‌​ ‌​​ ​‍​ ​ ​ ‌‍​‍ ‌​ ‍‌​ ​‍‌‍‌​​ ​‌​‍ ‌‌‍‌‌​ ​​‌‍‌‍​ ​‌‌‍‌‌​ ‍‌​ ‌‌​ ‌​‌‍​‍‌‍‌‍‌‍‌​​ ​‌​‍‌‍‌ ‌​‌ ‍‌‌ ​​‌‍‌‌​ ‌‌‍ ‍‌‍‌‌‌ ‌ ‌ ​ ​‍‌‍‌ ​​‌‍​‌‌ ‌​‌‍‍​​ ‌‌‍​ ‌‍ ‌‍ ‍‌ ‌​‌‍‌‌‌‍ ‍‌ ‌​​‍‌‌​ ‌‌‌​​‍‌‌ ‌‍‍ ‌‍‌‌‌ ‍‌​‍‌‌​ ​ ‌​‌​​‍‌‌​ ​ ‌​‌​​‍‌‌​ ​‍​ ​‍‌‍‌​​ ‍‌‌‍‌‌​ ‍​​ ‍‌​ ‍‌‌‍‌‍‌‍‌​​ ‌ ​ ‌ ​ ‍​‌‍‌​​‍‌‌​ ​‍​ ​‍​‍‌‌​ ‌‌‌​‌​​‍ ‍‌‍​ ‌‍‍​‌‍‍‌‌‍ ​‌‍‌​‌ ​‍‌‍‌‌‌‍ ‍​‍‌‌​ ‌‌‌​​‍‌‌ ‌‍‍ ‌‍‌‌‌ ‍‌​‍‌‌​ ​ ‌​‌​​‍‌‌​ ​ ‌​‌​​‍‌‌​ ​‍​ ​‍​ ‌ ​ ‌ ​ ‍​‌‍‌​‌‍​‍​ ‌‌​ ​ ​ ‌‍​ ‍​​ ‍‌‌‍​ ​ ‌‍​‍‌‌​ ​‍​ ​‍​‍‌‌​ ‌‌‌​‌​​‍ ‍‌ ‌​‌‍‌‌‌ ‍​‌ ‌​​‍‌‍‌ ​​‌‍‌‌‌ ​‍‌ ​ ‌ ​​‌‍‌‌‌‍​ ‌ ‌​‌‍‍‌‌ ‌‍‌‍‌‌​ ‌‌ ​​‌ ‌‌‌‍​‍‌‍ ​‌‍‍‌‌ ​ ‌‍‍​‌‍‌‌‌‍‌​​‍​‍‌ ‌
Stronger cultural awareness​​​​‌ ‍ ​‍​‍‌‍ ‌ ​‍‌‍‍‌‌‍‌ ‌‍‍‌‌‍ ‍​‍​‍​ ‍‍​‍​‍‌ ​ ‌‍​‌‌‍ ‍‌‍‍‌‌ ‌​‌ ‍‌​‍ ‍‌‍‍‌‌‍ ​‍​‍​‍ ​​‍​‍‌‍‍​‌ ​‍‌‍‌‌‌‍‌‍​‍​‍​ ‍‍​‍​‍​‍ ‌ ​ ‌ ‌​‌ ‌‌‌‍‌​‌‍‍‌‌‍ ​‍ ‌‍‍‌‌‍ ‍‌ ‌​‌‍‌‌‌‍ ‍‌ ‌​​‍ ‌‍‌‌‌‍‌​‌‍‍‌‌ ‌​​‍ ‌‍ ‌‌‍ ‌‍‌​‌‍‌‌​ ‌‌ ​​‌ ​‍‌‍‌‌‌ ​ ‌‍‌‌‌‍ ‍‌ ‌​‌‍​‌‌ ‌​‌‍‍‌‌‍ ‌‍ ‍​ ‍ ‌‍‍‌‌‍‌​​ ‌​ ‍​‌‍​‍​ ‌‍‌‍‌​​ ‌​​ ‍‌‌‍‌‌​ ‍‌​‍ ‌​ ​ ​ ‌​‌‍‌​‌‍‌​​‍ ‌​ ‌​​ ​‍​ ​ ​ ‌‍​‍ ‌​ ‍‌​ ​‍‌‍‌​​ ​‌​‍ ‌‌‍‌‌​ ​​‌‍‌‍​ ​‌‌‍‌‌​ ‍‌​ ‌‌​ ‌​‌‍​‍‌‍‌‍‌‍‌​​ ​‌​ ‍ ‌ ‌​‌ ‍‌‌ ​​‌‍‌‌​ ‌‌‍ ‍‌‍‌‌‌ ‌ ‌ ​ ​ ‍ ‌ ​​‌‍​‌‌ ‌​‌‍‍​​ ‌‌‍​ ‌‍ ‌‍ ‍‌ ‌​‌‍‌‌‌‍ ‍‌ ‌​​‍‌‌​ ‌‌‌​​‍‌‌ ‌‍‍ ‌‍‌‌‌ ‍‌​‍‌‌​ ​ ‌​‌​​‍‌‌​ ​ ‌​‌​​‍‌‌​ ​‍​ ​‍‌‍‌​‌‍‌​‌‍‌‍​ ‌‍​ ‍​‌‍‌‍‌‍‌​​ ‍‌‌‍‌‍​ ‌‍​ ​‌​ ‌‍​‍‌‌​ ​‍​ ​‍​‍‌‌​ ‌‌‌​‌​​‍ ‍‌‍​ ‌‍‍​‌‍‍‌‌‍ ​‌‍‌​‌ ​‍‌‍‌‌‌‍ ‍​‍‌‌​ ‌‌‌​​‍‌‌ ‌‍‍ ‌‍‌‌‌ ‍‌​‍‌‌​ ​ ‌​‌​​‍‌‌​ ​ ‌​‌​​‍‌‌​ ​‍​ ​‍‌‍​ ‌‍‌​‌‍​‍​ ‌‍‌‍‌‍​ ‍‌​ ​ ​ ‌‌‌‍​ ‌‍​‍‌‍​ ‌‍‌‌​‍‌‌​ ​‍​ ​‍​‍‌‌​ ‌‌‌​‌​​‍ ‍‌ ‌​‌‍‌‌‌ ‍​‌ ‌​​ ‌‍​‍‌‍​‌‌ ​ ‌‍‌‌‌‌‌‌‌ ​‍‌‍ ​​ ‌​‍‌‌​ ​‍‌​‌‍‌ ​ ‌ ‌​‌ ‌‌‌‍‌​‌‍‍‌‌‍ ​‍‌‍‌‍‍‌‌‍‌​​ ‌​ ‍​‌‍​‍​ ‌‍‌‍‌​​ ‌​​ ‍‌‌‍‌‌​ ‍‌​‍ ‌​ ​ ​ ‌​‌‍‌​‌‍‌​​‍ ‌​ ‌​​ ​‍​ ​ ​ ‌‍​‍ ‌​ ‍‌​ ​‍‌‍‌​​ ​‌​‍ ‌‌‍‌‌​ ​​‌‍‌‍​ ​‌‌‍‌‌​ ‍‌​ ‌‌​ ‌​‌‍​‍‌‍‌‍‌‍‌​​ ​‌​‍‌‍‌ ‌​‌ ‍‌‌ ​​‌‍‌‌​ ‌‌‍ ‍‌‍‌‌‌ ‌ ‌ ​ ​‍‌‍‌ ​​‌‍​‌‌ ‌​‌‍‍​​ ‌‌‍​ ‌‍ ‌‍ ‍‌ ‌​‌‍‌‌‌‍ ‍‌ ‌​​‍‌‌​ ‌‌‌​​‍‌‌ ‌‍‍ ‌‍‌‌‌ ‍‌​‍‌‌​ ​ ‌​‌​​‍‌‌​ ​ ‌​‌​​‍‌‌​ ​‍​ ​‍‌‍‌​‌‍‌​‌‍‌‍​ ‌‍​ ‍​‌‍‌‍‌‍‌​​ ‍‌‌‍‌‍​ ‌‍​ ​‌​ ‌‍​‍‌‌​ ​‍​ ​‍​‍‌‌​ ‌‌‌​‌​​‍ ‍‌‍​ ‌‍‍​‌‍‍‌‌‍ ​‌‍‌​‌ ​‍‌‍‌‌‌‍ ‍​‍‌‌​ ‌‌‌​​‍‌‌ ‌‍‍ ‌‍‌‌‌ ‍‌​‍‌‌​ ​ ‌​‌​​‍‌‌​ ​ ‌​‌​​‍‌‌​ ​‍​ ​‍‌‍​ ‌‍‌​‌‍​‍​ ‌‍‌‍‌‍​ ‍‌​ ​ ​ ‌‌‌‍​ ‌‍​‍‌‍​ ‌‍‌‌​‍‌‌​ ​‍​ ​‍​‍‌‌​ ‌‌‌​‌​​‍ ‍‌ ‌​‌‍‌‌‌ ‍​‌ ‌​​‍‌‍‌ ​​‌‍‌‌‌ ​‍‌ ​ ‌ ​​‌‍‌‌‌‍​ ‌ ‌​‌‍‍‌‌ ‌‍‌‍‌‌​ ‌‌ ​​‌ ‌‌‌‍​‍‌‍ ​‌‍‍‌‌ ​ ‌‍‍​‌‍‌‌‌‍‌​​‍​‍‌ ‌
Some parents also notice that children in bilingual environments
become more comfortable switching between languages in real-life
situations.​​​​‌ ‍ ​‍​‍‌‍ ‌ ​‍‌‍‍‌‌‍‌ ‌‍‍‌‌‍ ‍​‍​‍​ ‍‍​‍​‍‌ ​ ‌‍​‌‌‍ ‍‌‍‍‌‌ ‌​‌ ‍‌​‍ ‍‌‍‍‌‌‍ ​‍​‍​‍ ​​‍​‍‌‍‍​‌ ​‍‌‍‌‌‌‍‌‍​‍​‍​ ‍‍​‍​‍​‍ ‌ ​ ‌ ‌​‌ ‌‌‌‍‌​‌‍‍‌‌‍ ​‍ ‌‍‍‌‌‍ ‍‌ ‌​‌‍‌‌‌‍ ‍‌ ‌​​‍ ‌‍‌‌‌‍‌​‌‍‍‌‌ ‌​​‍ ‌‍ ‌‌‍ ‌‍‌​‌‍‌‌​ ‌‌ ​​‌ ​‍‌‍‌‌‌ ​ ‌‍‌‌‌‍ ‍‌ ‌​‌‍​‌‌ ‌​‌‍‍‌‌‍ ‌‍ ‍​ ‍ ‌‍‍‌‌‍‌​​ ‌​ ‍​‌‍​‍​ ‌‍‌‍‌​​ ‌​​ ‍‌‌‍‌‌​ ‍‌​‍ ‌​ ​ ​ ‌​‌‍‌​‌‍‌​​‍ ‌​ ‌​​ ​‍​ ​ ​ ‌‍​‍ ‌​ ‍‌​ ​‍‌‍‌​​ ​‌​‍ ‌‌‍‌‌​ ​​‌‍‌‍​ ​‌‌‍‌‌​ ‍‌​ ‌‌​ ‌​‌‍​‍‌‍‌‍‌‍‌​​ ​‌​ ‍ ‌ ‌​‌ ‍‌‌ ​​‌‍‌‌​ ‌‌‍ ‍‌‍‌‌‌ ‌ ‌ ​ ​ ‍ ‌ ​​‌‍​‌‌ ‌​‌‍‍​​ ‌‌‍​ ‌‍ ‌‍ ‍‌ ‌​‌‍‌‌‌‍ ‍‌ ‌​​‍‌‌​ ‌‌‌​​‍‌‌ ‌‍‍ ‌‍‌‌‌ ‍‌​‍‌‌​ ​ ‌​‌​​‍‌‌​ ​ ‌​‌​​‍‌‌​ ​‍​ ​‍​ ‌ ‌‍​ ‌‍​ ‌‍‌​‌‍​‍​ ‍​‌‍‌​​ ‍​‌‍​‍‌‍​‌‌‍‌‍‌‍​ ​‍‌‌​ ​‍​ ​‍​‍‌‌​ ‌‌‌​‌​​‍ ‍‌‍​ ‌‍‍​‌‍‍‌‌‍ ​‌‍‌​‌ ​‍‌‍‌‌‌‍ ‍​‍‌‌​ ‌‌‌​​‍‌‌ ‌‍‍ ‌‍‌‌‌ ‍‌​‍‌‌​ ​ ‌​‌​​‍‌‌​ ​ ‌​‌​​‍‌‌​ ​‍​ ​‍‌‍​‌​ ‍‌​ ‌ ​ ‌‌‌‍‌‌​ ‍​​ ‍​‌‍‌​‌‍‌​‌‍‌​​ ‍​​ ‌ ​‍‌‌​ ​‍​ ​‍​‍‌‌​ ‌‌‌​‌​​‍ ‍‌ ‌​‌‍‌‌‌ ‍​‌ ‌​​ ‌‍​‍‌‍​‌‌ ​ ‌‍‌‌‌‌‌‌‌ ​‍‌‍ ​​ ‌​‍‌‌​ ​‍‌​‌‍‌ ​ ‌ ‌​‌ ‌‌‌‍‌​‌‍‍‌‌‍ ​‍‌‍‌‍‍‌‌‍‌​​ ‌​ ‍​‌‍​‍​ ‌‍‌‍‌​​ ‌​​ ‍‌‌‍‌‌​ ‍‌​‍ ‌​ ​ ​ ‌​‌‍‌​‌‍‌​​‍ ‌​ ‌​​ ​‍​ ​ ​ ‌‍​‍ ‌​ ‍‌​ ​‍‌‍‌​​ ​‌​‍ ‌‌‍‌‌​ ​​‌‍‌‍​ ​‌‌‍‌‌​ ‍‌​ ‌‌​ ‌​‌‍​‍‌‍‌‍‌‍‌​​ ​‌​‍‌‍‌ ‌​‌ ‍‌‌ ​​‌‍‌‌​ ‌‌‍ ‍‌‍‌‌‌ ‌ ‌ ​ ​‍‌‍‌ ​​‌‍​‌‌ ‌​‌‍‍​​ ‌‌‍​ ‌‍ ‌‍ ‍‌ ‌​‌‍‌‌‌‍ ‍‌ ‌​​‍‌‌​ ‌‌‌​​‍‌‌ ‌‍‍ ‌‍‌‌‌ ‍‌​‍‌‌​ ​ ‌​‌​​‍‌‌​ ​ ‌​‌​​‍‌‌​ ​‍​ ​‍​ ‌ ‌‍​ ‌‍​ ‌‍‌​‌‍​‍​ ‍​‌‍‌​​ ‍​‌‍​‍‌‍​‌‌‍‌‍‌‍​ ​‍‌‌​ ​‍​ ​‍​‍‌‌​ ‌‌‌​‌​​‍ ‍‌‍​ ‌‍‍​‌‍‍‌‌‍ ​‌‍‌​‌ ​‍‌‍‌‌‌‍ ‍​‍‌‌​ ‌‌‌​​‍‌‌ ‌‍‍ ‌‍‌‌‌ ‍‌​‍‌‌​ ​ ‌​‌​​‍‌‌​ ​ ‌​‌​​‍‌‌​ ​‍​ ​‍‌‍​‌​ ‍‌​ ‌ ​ ‌‌‌‍‌‌​ ‍​​ ‍​‌‍‌​‌‍‌​‌‍‌​​ ‍​​ ‌ ​‍‌‌​ ​‍​ ​‍​‍‌‌​ ‌‌‌​‌​​‍ ‍‌ ‌​‌‍‌‌‌ ‍​‌ ‌​​‍‌‍‌ ​​‌‍‌‌‌ ​‍‌ ​ ‌ ​​‌‍‌‌‌‍​ ‌ ‌​‌‍‍‌‌ ‌‍‌‍‌‌​ ‌‌ ​​‌ ‌‌‌‍​‍‌‍ ​‌‍‍‌‌ ​ ‌‍‍​‌‍‌‌‌‍‌​​‍​‍‌ ‌
A Closer Look at Bilingual Learning at Invictus​​​​‌ ‍ ​‍​‍‌‍ ‌ ​‍‌‍‍‌‌‍‌ ‌‍‍‌‌‍ ‍​‍​‍​ ‍‍​‍​‍‌ ​ ‌‍​‌‌‍ ‍‌‍‍‌‌ ‌​‌ ‍‌​‍ ‍‌‍‍‌‌‍ ​‍​‍​‍ ​​‍​‍‌‍‍​‌ ​‍‌‍‌‌‌‍‌‍​‍​‍​ ‍‍​‍​‍​‍ ‌ ​ ‌ ‌​‌ ‌‌‌‍‌​‌‍‍‌‌‍ ​‍ ‌‍‍‌‌‍ ‍‌ ‌​‌‍‌‌‌‍ ‍‌ ‌​​‍ ‌‍‌‌‌‍‌​‌‍‍‌‌ ‌​​‍ ‌‍ ‌‌‍ ‌‍‌​‌‍‌‌​ ‌‌ ​​‌ ​‍‌‍‌‌‌ ​ ‌‍‌‌‌‍ ‍‌ ‌​‌‍​‌‌ ‌​‌‍‍‌‌‍ ‌‍ ‍​ ‍ ‌‍‍‌‌‍‌​​ ‌​ ‍​‌‍​‍​ ‌‍‌‍‌​​ ‌​​ ‍‌‌‍‌‌​ ‍‌​‍ ‌​ ​ ​ ‌​‌‍‌​‌‍‌​​‍ ‌​ ‌​​ ​‍​ ​ ​ ‌‍​‍ ‌​ ‍‌​ ​‍‌‍‌​​ ​‌​‍ ‌‌‍‌‌​ ​​‌‍‌‍​ ​‌‌‍‌‌​ ‍‌​ ‌‌​ ‌​‌‍​‍‌‍‌‍‌‍‌​​ ​‌​ ‍ ‌ ‌​‌ ‍‌‌ ​​‌‍‌‌​ ‌‌‍ ‍‌‍‌‌‌ ‌ ‌ ​ ​ ‍ ‌ ​​‌‍​‌‌ ‌​‌‍‍​​ ‌‌‍​ ‌‍ ‌‍ ‍‌ ‌​‌‍‌‌‌‍ ‍‌ ‌​​‍‌‌​ ‌‌‌​​‍‌‌ ‌‍‍ ‌‍‌‌‌ ‍‌​‍‌‌​ ​ ‌​‌​​‍‌‌​ ​ ‌​‌​​‍‌‌​ ​‍​ ​‍‌‍​‌​ ‍‌‌‍​ ​ ‌‍​ ​‌​ ​‍​ ​ ​ ​ ​ ‌‌​ ​‍​ ‍​‌‍‌​​‍‌‌​ ​‍​ ​‍​‍‌‌​ ‌‌‌​‌​​‍ ‍‌‍​ ‌‍‍​‌‍‍‌‌‍ ​‌‍‌​‌ ​‍‌‍‌‌‌‍ ‍​‍‌‌​ ‌‌‌​​‍‌‌ ‌‍‍ ‌‍‌‌‌ ‍‌​‍‌‌​ ​ ‌​‌​​‍‌‌​ ​ ‌​‌​​‍‌‌​ ​‍​ ​‍‌‍​‍​ ‌​​ ‌‌​ ​ ​ ‍​​ ​‌‌‍​‍​ ​‌​ ​‍​ ‌‍​ ‌​‌‍​‌​‍‌‌​ ​‍​ ​‍​‍‌‌​ ‌‌‌​‌​​‍ ‍‌ ‌​‌‍‌‌‌ ‍​‌ ‌​​ ‌‍​‍‌‍​‌‌ ​ ‌‍‌‌‌‌‌‌‌ ​‍‌‍ ​​ ‌​‍‌‌​ ​‍‌​‌‍‌ ​ ‌ ‌​‌ ‌‌‌‍‌​‌‍‍‌‌‍ ​‍‌‍‌‍‍‌‌‍‌​​ ‌​ ‍​‌‍​‍​ ‌‍‌‍‌​​ ‌​​ ‍‌‌‍‌‌​ ‍‌​‍ ‌​ ​ ​ ‌​‌‍‌​‌‍‌​​‍ ‌​ ‌​​ ​‍​ ​ ​ ‌‍​‍ ‌​ ‍‌​ ​‍‌‍‌​​ ​‌​‍ ‌‌‍‌‌​ ​​‌‍‌‍​ ​‌‌‍‌‌​ ‍‌​ ‌‌​ ‌​‌‍​‍‌‍‌‍‌‍‌​​ ​‌​‍‌‍‌ ‌​‌ ‍‌‌ ​​‌‍‌‌​ ‌‌‍ ‍‌‍‌‌‌ ‌ ‌ ​ ​‍‌‍‌ ​​‌‍​‌‌ ‌​‌‍‍​​ ‌‌‍​ ‌‍ ‌‍ ‍‌ ‌​‌‍‌‌‌‍ ‍‌ ‌​​‍‌‌​ ‌‌‌​​‍‌‌ ‌‍‍ ‌‍‌‌‌ ‍‌​‍‌‌​ ​ ‌​‌​​‍‌‌​ ​ ‌​‌​​‍‌‌​ ​‍​ ​‍‌‍​‌​ ‍‌‌‍​ ​ ‌‍​ ​‌​ ​‍​ ​ ​ ​ ​ ‌‌​ ​‍​ ‍​‌‍‌​​‍‌‌​ ​‍​ ​‍​‍‌‌​ ‌‌‌​‌​​‍ ‍‌‍​ ‌‍‍​‌‍‍‌‌‍ ​‌‍‌​‌ ​‍‌‍‌‌‌‍ ‍​‍‌‌​ ‌‌‌​​‍‌‌ ‌‍‍ ‌‍‌‌‌ ‍‌​‍‌‌​ ​ ‌​‌​​‍‌‌​ ​ ‌​‌​​‍‌‌​ ​‍​ ​‍‌‍​‍​ ‌​​ ‌‌​ ​ ​ ‍​​ ​‌‌‍​‍​ ​‌​ ​‍​ ‌‍​ ‌​‌‍​‌​‍‌‌​ ​‍​ ​‍​‍‌‌​ ‌‌‌​‌​​‍ ‍‌ ‌​‌‍‌‌‌ ‍​‌ ‌​​‍‌‍‌ ​​‌‍‌‌‌ ​‍‌ ​ ‌ ​​‌‍‌‌‌‍​ ‌ ‌​‌‍‍‌‌ ‌‍‌‍‌‌​ ‌‌ ​​‌ ‌‌‌‍​‍‌‍ ​‌‍‍‌‌ ​ ‌‍‍​‌‍‌‌‌‍‌​​‍​‍‌ ‌
At Invictus International School, the bilingual experience is